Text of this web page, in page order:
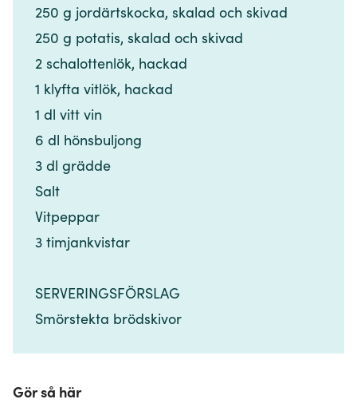
250 g jordärtskocka, skalad och skivad​​​​‌ ‍ ​‍​‍‌‍ ‌ ​‍‌‍‍‌‌‍‌ ‌‍‍‌‌‍ ‍​‍​‍​ ‍‍​‍​‍‌ ​ ‌‍​‌‌‍ ‍‌‍‍‌‌ ‌​‌ ‍‌​‍ ‍‌‍‍‌‌‍ ​‍​‍​‍ ​​‍​‍‌‍‍​‌ ​‍‌‍‌‌‌‍‌‍​‍​‍​ ‍‍​‍​‍‌‍‍​‌ ‌​‌ ‌​‌ ​​‌ ​ ​ ‍‍​‍ ​‍ ‌‍​ ‌‍ ‌‌ ​ ​‍ ‍‌‍​ ‌‍‌‌‌ ​‍‌ ‌‍‌‍‌‌‌ ​‍‌‍​‌​‍ ‍‌ ​ ‌‍‌‌​‍ ‌ ​​‌ ​‍‌‍ ‌‍‌​‌ ‌‌‌‍​ ‌ ‌​‌‍‍‌‌‍ ‌‍ ‍​‍ ‌‍‍‌‌‍ ‍‌ ‌​‌‍‌‌‌‍ ‍‌ ‌​​‍ ‌‍‌‌‌‍‌​‌‍‍‌‌ ‌​​‍ ‌‍ ‌‌‍ ‌‍‌​‌‍‌‌​ ‌‌ ​​‌ ​‍‌‍‌‌‌ ​ ‌‍‌‌‌‍ ‍‌ ‌​‌‍​‌‌ ‌​‌‍‍‌‌‍ ‌‍ ‍​ ‍ ‌‍‍‌‌‍‌​​ ‌‌‍​‌​ ‌​​ ​‌​ ​​‌‍‌‍‌‍‌​‌‍​‌​ ‌‍​‍ ‌​ ‍‌​ ​‌​ ‌​​ ‌‍​‍ ‌​ ‌​​ ‍‌​ ​‍​ ‌‌​‍ ‌‌‍​‌​ ​ ​ ‌‌​ ‍​​‍ ‌​ ‌‌​ ‍‌‌‍‌‍​ ‍​​ ‌​​ ​‍‌‍‌​​ ​​​ ‍‌​ ‌‍​ ​‍​ ‌‍​ ‍ ‌ ‌​‌ ‍‌‌ ​​‌‍‌‌​ ‌‌ ​​‌‍​‌‌‍‌ ‌‍‌‌​ ‍ ‌ ​​‌‍​‌‌ ‌​‌‍‍​​ ‌‌‍​‍‌‍ ​‌‍ ‌‍​ ‌‍‍ ‌ ​ ​‍‌‌​ ‌‌‌​​‍‌‌ ‌‍‍ ‌‍‌‌‌ ‍‌​‍‌‌​ ​ ‌​‌​​‍‌‌​ ​ ‌​‌​​‍‌‌​ ​‍​ ​‍‌‍​‍​ ‌‌​ ‌​​ ‌ ‌‍​ ​ ​ ​ ‍‌​ ‌ ​‍ ‌​ ​ ​ ​‌​ ‌ ​ ‌ ​‍ ‌​ ‌​‌‍​‍​ ​​‌‍‌​​‍ ‌‌‍​‍​ ‌​‌‍‌‌​ ‍‌​‍ ‌​ ​​‌‍​‌​ ‌‌​ ‌​​ ​​​ ‍‌​ ‍‌​ ​‌​ ‌‍‌‍​ ‌‍‌​​ ​‌​‍‌‌​ ​‍​ ​‍​‍‌‌​ ‌‌‌​‌​​‍ ‍‌‍​ ‌‍ ‌‍ ​‌ ‌‌‌‍ ‌‌‍ ‍‌ ​ ​‍‌‌​ ‌‌‌​​‍‌‌ ‌‍‍ ‌‍‌‌‌ ‍‌​‍‌‌​ ​ ‌​‌​​‍‌‌​ ​ ‌​‌​​‍‌‌​ ​‍​ ​‍‌‍​ ​ ​ ​ ‍​​ ​​​ ​‌​ ​‌​ ​‌‌‍‌‌‌‍​‍‌‍​‌‌‍‌​​ ​‌​‍‌‌​ ​‍​ ​‍​‍‌‌​ ‌‌‌​‌​​‍ ‍‌‍‍‌‌ ‌​‌‍‌‌‌‍ ‌‌ ​ ​‍‌‌​ ‌‌‌​​‍​ ​‍​‍‌‌​ ‌‌‌​‌​​ ‌‍​‍‌‍​‌‌ ​ ‌‍‌‌‌‌‌‌‌ ​‍‌‍ ​​ ‌‌‍‍​‌ ‌​‌ ‌​‌ ​​‌ ​ ​‍‌‌​ ​ ‌​​‌​‍‌‌​ ​‍‌​‌‍​‍‌‌​ ​‍‌​‌‍‌‍​ ‌‍ ‌‌ ​ ​‍ ‍‌‍​ ‌‍‌‌‌ ​‍‌ ‌‍‌‍‌‌‌ ​‍‌‍​‌​‍ ‍‌ ​ ‌‍‌‌​‍‌‍‌‍‍‌‌‍‌​​ ‌‌‍​‌​ ‌​​ ​‌​ ​​‌‍‌‍‌‍‌​‌‍​‌​ ‌‍​‍ ‌​ ‍‌​ ​‌​ ‌​​ ‌‍​‍ ‌​ ‌​​ ‍‌​ ​‍​ ‌‌​‍ ‌‌‍​‌​ ​ ​ ‌‌​ ‍​​‍ ‌​ ‌‌​ ‍‌‌‍‌‍​ ‍​​ ‌​​ ​‍‌‍‌​​ ​​​ ‍‌​ ‌‍​ ​‍​ ‌‍​‍‌‍‌ ‌​‌ ‍‌‌ ​​‌‍‌‌​ ‌‌ ​​‌‍​‌‌‍‌ ‌‍‌‌​‍‌‍‌ ​​‌‍​‌‌ ‌​‌‍‍​​ ‌‌‍​‍‌‍ ​‌‍ ‌‍​ ‌‍‍ ‌ ​ ​‍‌‌​ ‌‌‌​​‍‌‌ ‌‍‍ ‌‍‌‌‌ ‍‌​‍‌‌​ ​ ‌​‌​​‍‌‌​ ​ ‌​‌​​‍‌‌​ ​‍​ ​‍‌‍​‍​ ‌‌​ ‌​​ ‌ ‌‍​ ​ ​ ​ ‍‌​ ‌ ​‍ ‌​ ​ ​ ​‌​ ‌ ​ ‌ ​‍ ‌​ ‌​‌‍​‍​ ​​‌‍‌​​‍ ‌‌‍​‍​ ‌​‌‍‌‌​ ‍‌​‍ ‌​ ​​‌‍​‌​ ‌‌​ ‌​​ ​​​ ‍‌​ ‍‌​ ​‌​ ‌‍‌‍​ ‌‍‌​​ ​‌​‍‌‌​ ​‍​ ​‍​‍‌‌​ ‌‌‌​‌​​‍ ‍‌‍​ ‌‍ ‌‍ ​‌ ‌‌‌‍ ‌‌‍ ‍‌ ​ ​‍‌‌​ ‌‌‌​​‍‌‌ ‌‍‍ ‌‍‌‌‌ ‍‌​‍‌‌​ ​ ‌​‌​​‍‌‌​ ​ ‌​‌​​‍‌‌​ ​‍​ ​‍‌‍​ ​ ​ ​ ‍​​ ​​​ ​‌​ ​‌​ ​‌‌‍‌‌‌‍​‍‌‍​‌‌‍‌​​ ​‌​‍‌‌​ ​‍​ ​‍​‍‌‌​ ‌‌‌​‌​​‍ ‍‌‍‍‌‌ ‌​‌‍‌‌‌‍ ‌‌ ​ ​‍‌‌​ ‌‌‌​​‍​ ​‍​‍‌‌​ ‌‌‌​‌​​‍‌‍‌ ‌ ‌‍ ‌ ​‍‌‍‍ ‌ ​ ‌ ​​‌‍​‌‌‍​ ‌‍‌‌​ ‌‌ ​​‌ ​‍‌‍ ‌‍‌​‌ ‌‌‌‍​ ‌ ‌​‌‍‍‌‌‍ ‌‍ ‍​‍‌‍‌ ​​‌‍‌‌‌ ​‍‌ ​ ‌ ​​‌‍‌‌‌‍​ ‌ ‌​‌‍‍‌‌ ‌‍‌‍‌‌​ ‌‌ ​​‌ ‌‌‌‍​‍‌‍ ​‌‍‍‌‌ ​ ‌‍‍​‌‍‌‌‌‍‌​​‍​‍‌ ‌
250 g potatis, skalad och skivad​​​​‌ ‍ ​‍​‍‌‍ ‌ ​‍‌‍‍‌‌‍‌ ‌‍‍‌‌‍ ‍​‍​‍​ ‍‍​‍​‍‌ ​ ‌‍​‌‌‍ ‍‌‍‍‌‌ ‌​‌ ‍‌​‍ ‍‌‍‍‌‌‍ ​‍​‍​‍ ​​‍​‍‌‍‍​‌ ​‍‌‍‌‌‌‍‌‍​‍​‍​ ‍‍​‍​‍‌‍‍​‌ ‌​‌ ‌​‌ ​​‌ ​ ​ ‍‍​‍ ​‍ ‌‍​ ‌‍ ‌‌ ​ ​‍ ‍‌‍​ ‌‍‌‌‌ ​‍‌ ‌‍‌‍‌‌‌ ​‍‌‍​‌​‍ ‍‌ ​ ‌‍‌‌​‍ ‌ ​​‌ ​‍‌‍ ‌‍‌​‌ ‌‌‌‍​ ‌ ‌​‌‍‍‌‌‍ ‌‍ ‍​‍ ‌‍‍‌‌‍ ‍‌ ‌​‌‍‌‌‌‍ ‍‌ ‌​​‍ ‌‍‌‌‌‍‌​‌‍‍‌‌ ‌​​‍ ‌‍ ‌‌‍ ‌‍‌​‌‍‌‌​ ‌‌ ​​‌ ​‍‌‍‌‌‌ ​ ‌‍‌‌‌‍ ‍‌ ‌​‌‍​‌‌ ‌​‌‍‍‌‌‍ ‌‍ ‍​ ‍ ‌‍‍‌‌‍‌​​ ‌‌‍​‌​ ‌​​ ​‌​ ​​‌‍‌‍‌‍‌​‌‍​‌​ ‌‍​‍ ‌​ ‍‌​ ​‌​ ‌​​ ‌‍​‍ ‌​ ‌​​ ‍‌​ ​‍​ ‌‌​‍ ‌‌‍​‌​ ​ ​ ‌‌​ ‍​​‍ ‌​ ‌‌​ ‍‌‌‍‌‍​ ‍​​ ‌​​ ​‍‌‍‌​​ ​​​ ‍‌​ ‌‍​ ​‍​ ‌‍​ ‍ ‌ ‌​‌ ‍‌‌ ​​‌‍‌‌​ ‌‌ ​​‌‍​‌‌‍‌ ‌‍‌‌​ ‍ ‌ ​​‌‍​‌‌ ‌​‌‍‍​​ ‌‌‍​‍‌‍ ​‌‍ ‌‍​ ‌‍‍ ‌ ​ ​‍‌‌​ ‌‌‌​​‍‌‌ ‌‍‍ ‌‍‌‌‌ ‍‌​‍‌‌​ ​ ‌​‌​​‍‌‌​ ​ ‌​‌​​‍‌‌​ ​‍​ ​‍‌‍​‍​ ‌‌​ ‌​​ ‌ ‌‍​ ​ ​ ​ ‍‌​ ‌ ​‍ ‌​ ​ ​ ​‌​ ‌ ​ ‌ ​‍ ‌​ ‌​‌‍​‍​ ​​‌‍‌​​‍ ‌‌‍​‍​ ‌​‌‍‌‌​ ‍‌​‍ ‌​ ​​‌‍​‌​ ‌‌​ ‌​​ ​​​ ‍‌​ ‍‌​ ​‌​ ‌‍‌‍​ ‌‍‌​​ ​‌​‍‌‌​ ​‍​ ​‍​‍‌‌​ ‌‌‌​‌​​‍ ‍‌‍​ ‌‍ ‌‍ ​‌ ‌‌‌‍ ‌‌‍ ‍‌ ​ ​‍‌‌​ ‌‌‌​​‍‌‌ ‌‍‍ ‌‍‌‌‌ ‍‌​‍‌‌​ ​ ‌​‌​​‍‌‌​ ​ ‌​‌​​‍‌‌​ ​‍​ ​‍‌‍​ ​ ​ ​ ‍​​ ​​​ ​‌​ ​‌​ ​‌‌‍‌‌‌‍​‍‌‍​‌‌‍‌​​ ​‌​‍‌‌​ ​‍​ ​‍​‍‌‌​ ‌‌‌​‌​​‍ ‍‌‍‍‌‌ ‌​‌‍‌‌‌‍ ‌‌ ​ ​‍‌‌​ ‌‌‌​​‍​ ​ ​‍‌‌​ ‌‌‌​‌​​ ‌‍​‍‌‍​‌‌ ​ ‌‍‌‌‌‌‌‌‌ ​‍‌‍ ​​ ‌‌‍‍​‌ ‌​‌ ‌​‌ ​​‌ ​ ​‍‌‌​ ​ ‌​​‌​‍‌‌​ ​‍‌​‌‍​‍‌‌​ ​‍‌​‌‍‌‍​ ‌‍ ‌‌ ​ ​‍ ‍‌‍​ ‌‍‌‌‌ ​‍‌ ‌‍‌‍‌‌‌ ​‍‌‍​‌​‍ ‍‌ ​ ‌‍‌‌​‍‌‍‌‍‍‌‌‍‌​​ ‌‌‍​‌​ ‌​​ ​‌​ ​​‌‍‌‍‌‍‌​‌‍​‌​ ‌‍​‍ ‌​ ‍‌​ ​‌​ ‌​​ ‌‍​‍ ‌​ ‌​​ ‍‌​ ​‍​ ‌‌​‍ ‌‌‍​‌​ ​ ​ ‌‌​ ‍​​‍ ‌​ ‌‌​ ‍‌‌‍‌‍​ ‍​​ ‌​​ ​‍‌‍‌​​ ​​​ ‍‌​ ‌‍​ ​‍​ ‌‍​‍‌‍‌ ‌​‌ ‍‌‌ ​​‌‍‌‌​ ‌‌ ​​‌‍​‌‌‍‌ ‌‍‌‌​‍‌‍‌ ​​‌‍​‌‌ ‌​‌‍‍​​ ‌‌‍​‍‌‍ ​‌‍ ‌‍​ ‌‍‍ ‌ ​ ​‍‌‌​ ‌‌‌​​‍‌‌ ‌‍‍ ‌‍‌‌‌ ‍‌​‍‌‌​ ​ ‌​‌​​‍‌‌​ ​ ‌​‌​​‍‌‌​ ​‍​ ​‍‌‍​‍​ ‌‌​ ‌​​ ‌ ‌‍​ ​ ​ ​ ‍‌​ ‌ ​‍ ‌​ ​ ​ ​‌​ ‌ ​ ‌ ​‍ ‌​ ‌​‌‍​‍​ ​​‌‍‌​​‍ ‌‌‍​‍​ ‌​‌‍‌‌​ ‍‌​‍ ‌​ ​​‌‍​‌​ ‌‌​ ‌​​ ​​​ ‍‌​ ‍‌​ ​‌​ ‌‍‌‍​ ‌‍‌​​ ​‌​‍‌‌​ ​‍​ ​‍​‍‌‌​ ‌‌‌​‌​​‍ ‍‌‍​ ‌‍ ‌‍ ​‌ ‌‌‌‍ ‌‌‍ ‍‌ ​ ​‍‌‌​ ‌‌‌​​‍‌‌ ‌‍‍ ‌‍‌‌‌ ‍‌​‍‌‌​ ​ ‌​‌​​‍‌‌​ ​ ‌​‌​​‍‌‌​ ​‍​ ​‍‌‍​ ​ ​ ​ ‍​​ ​​​ ​‌​ ​‌​ ​‌‌‍‌‌‌‍​‍‌‍​‌‌‍‌​​ ​‌​‍‌‌​ ​‍​ ​‍​‍‌‌​ ‌‌‌​‌​​‍ ‍‌‍‍‌‌ ‌​‌‍‌‌‌‍ ‌‌ ​ ​‍‌‌​ ‌‌‌​​‍​ ​ ​‍‌‌​ ‌‌‌​‌​​‍‌‍‌ ‌ ‌‍ ‌ ​‍‌‍‍ ‌ ​ ‌ ​​‌‍​‌‌‍​ ‌‍‌‌​ ‌‌ ​​‌ ​‍‌‍ ‌‍‌​‌ ‌‌‌‍​ ‌ ‌​‌‍‍‌‌‍ ‌‍ ‍​‍‌‍‌ ​​‌‍‌‌‌ ​‍‌ ​ ‌ ​​‌‍‌‌‌‍​ ‌ ‌​‌‍‍‌‌ ‌‍‌‍‌‌​ ‌‌ ​​‌ ‌‌‌‍​‍‌‍ ​‌‍‍‌‌ ​ ‌‍‍​‌‍‌‌‌‍‌​​‍​‍‌ ‌
2 schalottenlök, hackad​​​​‌ ‍ ​‍​‍‌‍ ‌ ​‍‌‍‍‌‌‍‌ ‌‍‍‌‌‍ ‍​‍​‍​ ‍‍​‍​‍‌ ​ ‌‍​‌‌‍ ‍‌‍‍‌‌ ‌​‌ ‍‌​‍ ‍‌‍‍‌‌‍ ​‍​‍​‍ ​​‍​‍‌‍‍​‌ ​‍‌‍‌‌‌‍‌‍​‍​‍​ ‍‍​‍​‍‌‍‍​‌ ‌​‌ ‌​‌ ​​‌ ​ ​ ‍‍​‍ ​‍ ‌‍​ ‌‍ ‌‌ ​ ​‍ ‍‌‍​ ‌‍‌‌‌ ​‍‌ ‌‍‌‍‌‌‌ ​‍‌‍​‌​‍ ‍‌ ​ ‌‍‌‌​‍ ‌ ​​‌ ​‍‌‍ ‌‍‌​‌ ‌‌‌‍​ ‌ ‌​‌‍‍‌‌‍ ‌‍ ‍​‍ ‌‍‍‌‌‍ ‍‌ ‌​‌‍‌‌‌‍ ‍‌ ‌​​‍ ‌‍‌‌‌‍‌​‌‍‍‌‌ ‌​​‍ ‌‍ ‌‌‍ ‌‍‌​‌‍‌‌​ ‌‌ ​​‌ ​‍‌‍‌‌‌ ​ ‌‍‌‌‌‍ ‍‌ ‌​‌‍​‌‌ ‌​‌‍‍‌‌‍ ‌‍ ‍​ ‍ ‌‍‍‌‌‍‌​​ ‌‌‍​‌​ ‌​​ ​‌​ ​​‌‍‌‍‌‍‌​‌‍​‌​ ‌‍​‍ ‌​ ‍‌​ ​‌​ ‌​​ ‌‍​‍ ‌​ ‌​​ ‍‌​ ​‍​ ‌‌​‍ ‌‌‍​‌​ ​ ​ ‌‌​ ‍​​‍ ‌​ ‌‌​ ‍‌‌‍‌‍​ ‍​​ ‌​​ ​‍‌‍‌​​ ​​​ ‍‌​ ‌‍​ ​‍​ ‌‍​ ‍ ‌ ‌​‌ ‍‌‌ ​​‌‍‌‌​ ‌‌ ​​‌‍​‌‌‍‌ ‌‍‌‌​ ‍ ‌ ​​‌‍​‌‌ ‌​‌‍‍​​ ‌‌‍​‍‌‍ ​‌‍ ‌‍​ ‌‍‍ ‌ ​ ​‍‌‌​ ‌‌‌​​‍‌‌ ‌‍‍ ‌‍‌‌‌ ‍‌​‍‌‌​ ​ ‌​‌​​‍‌‌​ ​ ‌​‌​​‍‌‌​ ​‍​ ​‍‌‍​‍​ ‌‌​ ‌​​ ‌ ‌‍​ ​ ​ ​ ‍‌​ ‌ ​‍ ‌​ ​ ​ ​‌​ ‌ ​ ‌ ​‍ ‌​ ‌​‌‍​‍​ ​​‌‍‌​​‍ ‌‌‍​‍​ ‌​‌‍‌‌​ ‍‌​‍ ‌​ ​​‌‍​‌​ ‌‌​ ‌​​ ​​​ ‍‌​ ‍‌​ ​‌​ ‌‍‌‍​ ‌‍‌​​ ​‌​‍‌‌​ ​‍​ ​‍​‍‌‌​ ‌‌‌​‌​​‍ ‍‌‍​ ‌‍ ‌‍ ​‌ ‌‌‌‍ ‌‌‍ ‍‌ ​ ​‍‌‌​ ‌‌‌​​‍‌‌ ‌‍‍ ‌‍‌‌‌ ‍‌​‍‌‌​ ​ ‌​‌​​‍‌‌​ ​ ‌​‌​​‍‌‌​ ​‍​ ​‍‌‍​ ​ ​ ​ ‍​​ ​​​ ​‌​ ​‌​ ​‌‌‍‌‌‌‍​‍‌‍​‌‌‍‌​​ ​‌​‍‌‌​ ​‍​ ​‍​‍‌‌​ ‌‌‌​‌​​‍ ‍‌‍‍‌‌ ‌​‌‍‌‌‌‍ ‌‌ ​ ​‍‌‌​ ‌‌‌​​‍​ ‌​​‍‌‌​ ‌‌‌​‌​​ ‌‍​‍‌‍​‌‌ ​ ‌‍‌‌‌‌‌‌‌ ​‍‌‍ ​​ ‌‌‍‍​‌ ‌​‌ ‌​‌ ​​‌ ​ ​‍‌‌​ ​ ‌​​‌​‍‌‌​ ​‍‌​‌‍​‍‌‌​ ​‍‌​‌‍‌‍​ ‌‍ ‌‌ ​ ​‍ ‍‌‍​ ‌‍‌‌‌ ​‍‌ ‌‍‌‍‌‌‌ ​‍‌‍​‌​‍ ‍‌ ​ ‌‍‌‌​‍‌‍‌‍‍‌‌‍‌​​ ‌‌‍​‌​ ‌​​ ​‌​ ​​‌‍‌‍‌‍‌​‌‍​‌​ ‌‍​‍ ‌​ ‍‌​ ​‌​ ‌​​ ‌‍​‍ ‌​ ‌​​ ‍‌​ ​‍​ ‌‌​‍ ‌‌‍​‌​ ​ ​ ‌‌​ ‍​​‍ ‌​ ‌‌​ ‍‌‌‍‌‍​ ‍​​ ‌​​ ​‍‌‍‌​​ ​​​ ‍‌​ ‌‍​ ​‍​ ‌‍​‍‌‍‌ ‌​‌ ‍‌‌ ​​‌‍‌‌​ ‌‌ ​​‌‍​‌‌‍‌ ‌‍‌‌​‍‌‍‌ ​​‌‍​‌‌ ‌​‌‍‍​​ ‌‌‍​‍‌‍ ​‌‍ ‌‍​ ‌‍‍ ‌ ​ ​‍‌‌​ ‌‌‌​​‍‌‌ ‌‍‍ ‌‍‌‌‌ ‍‌​‍‌‌​ ​ ‌​‌​​‍‌‌​ ​ ‌​‌​​‍‌‌​ ​‍​ ​‍‌‍​‍​ ‌‌​ ‌​​ ‌ ‌‍​ ​ ​ ​ ‍‌​ ‌ ​‍ ‌​ ​ ​ ​‌​ ‌ ​ ‌ ​‍ ‌​ ‌​‌‍​‍​ ​​‌‍‌​​‍ ‌‌‍​‍​ ‌​‌‍‌‌​ ‍‌​‍ ‌​ ​​‌‍​‌​ ‌‌​ ‌​​ ​​​ ‍‌​ ‍‌​ ​‌​ ‌‍‌‍​ ‌‍‌​​ ​‌​‍‌‌​ ​‍​ ​‍​‍‌‌​ ‌‌‌​‌​​‍ ‍‌‍​ ‌‍ ‌‍ ​‌ ‌‌‌‍ ‌‌‍ ‍‌ ​ ​‍‌‌​ ‌‌‌​​‍‌‌ ‌‍‍ ‌‍‌‌‌ ‍‌​‍‌‌​ ​ ‌​‌​​‍‌‌​ ​ ‌​‌​​‍‌‌​ ​‍​ ​‍‌‍​ ​ ​ ​ ‍​​ ​​​ ​‌​ ​‌​ ​‌‌‍‌‌‌‍​‍‌‍​‌‌‍‌​​ ​‌​‍‌‌​ ​‍​ ​‍​‍‌‌​ ‌‌‌​‌​​‍ ‍‌‍‍‌‌ ‌​‌‍‌‌‌‍ ‌‌ ​ ​‍‌‌​ ‌‌‌​​‍​ ‌​​‍‌‌​ ‌‌‌​‌​​‍‌‍‌ ‌ ‌‍ ‌ ​‍‌‍‍ ‌ ​ ‌ ​​‌‍​‌‌‍​ ‌‍‌‌​ ‌‌ ​​‌ ​‍‌‍ ‌‍‌​‌ ‌‌‌‍​ ‌ ‌​‌‍‍‌‌‍ ‌‍ ‍​‍‌‍‌ ​​‌‍‌‌‌ ​‍‌ ​ ‌ ​​‌‍‌‌‌‍​ ‌ ‌​‌‍‍‌‌ ‌‍‌‍‌‌​ ‌‌ ​​‌ ‌‌‌‍​‍‌‍ ​‌‍‍‌‌ ​ ‌‍‍​‌‍‌‌‌‍‌​​‍​‍‌ ‌
1 klyfta vitlök, hackad​​​​‌ ‍ ​‍​‍‌‍ ‌ ​‍‌‍‍‌‌‍‌ ‌‍‍‌‌‍ ‍​‍​‍​ ‍‍​‍​‍‌ ​ ‌‍​‌‌‍ ‍‌‍‍‌‌ ‌​‌ ‍‌​‍ ‍‌‍‍‌‌‍ ​‍​‍​‍ ​​‍​‍‌‍‍​‌ ​‍‌‍‌‌‌‍‌‍​‍​‍​ ‍‍​‍​‍‌‍‍​‌ ‌​‌ ‌​‌ ​​‌ ​ ​ ‍‍​‍ ​‍ ‌‍​ ‌‍ ‌‌ ​ ​‍ ‍‌‍​ ‌‍‌‌‌ ​‍‌ ‌‍‌‍‌‌‌ ​‍‌‍​‌​‍ ‍‌ ​ ‌‍‌‌​‍ ‌ ​​‌ ​‍‌‍ ‌‍‌​‌ ‌‌‌‍​ ‌ ‌​‌‍‍‌‌‍ ‌‍ ‍​‍ ‌‍‍‌‌‍ ‍‌ ‌​‌‍‌‌‌‍ ‍‌ ‌​​‍ ‌‍‌‌‌‍‌​‌‍‍‌‌ ‌​​‍ ‌‍ ‌‌‍ ‌‍‌​‌‍‌‌​ ‌‌ ​​‌ ​‍‌‍‌‌‌ ​ ‌‍‌‌‌‍ ‍‌ ‌​‌‍​‌‌ ‌​‌‍‍‌‌‍ ‌‍ ‍​ ‍ ‌‍‍‌‌‍‌​​ ‌‌‍​‌​ ‌​​ ​‌​ ​​‌‍‌‍‌‍‌​‌‍​‌​ ‌‍​‍ ‌​ ‍‌​ ​‌​ ‌​​ ‌‍​‍ ‌​ ‌​​ ‍‌​ ​‍​ ‌‌​‍ ‌‌‍​‌​ ​ ​ ‌‌​ ‍​​‍ ‌​ ‌‌​ ‍‌‌‍‌‍​ ‍​​ ‌​​ ​‍‌‍‌​​ ​​​ ‍‌​ ‌‍​ ​‍​ ‌‍​ ‍ ‌ ‌​‌ ‍‌‌ ​​‌‍‌‌​ ‌‌ ​​‌‍​‌‌‍‌ ‌‍‌‌​ ‍ ‌ ​​‌‍​‌‌ ‌​‌‍‍​​ ‌‌‍​‍‌‍ ​‌‍ ‌‍​ ‌‍‍ ‌ ​ ​‍‌‌​ ‌‌‌​​‍‌‌ ‌‍‍ ‌‍‌‌‌ ‍‌​‍‌‌​ ​ ‌​‌​​‍‌‌​ ​ ‌​‌​​‍‌‌​ ​‍​ ​‍‌‍​‍​ ‌‌​ ‌​​ ‌ ‌‍​ ​ ​ ​ ‍‌​ ‌ ​‍ ‌​ ​ ​ ​‌​ ‌ ​ ‌ ​‍ ‌​ ‌​‌‍​‍​ ​​‌‍‌​​‍ ‌‌‍​‍​ ‌​‌‍‌‌​ ‍‌​‍ ‌​ ​​‌‍​‌​ ‌‌​ ‌​​ ​​​ ‍‌​ ‍‌​ ​‌​ ‌‍‌‍​ ‌‍‌​​ ​‌​‍‌‌​ ​‍​ ​‍​‍‌‌​ ‌‌‌​‌​​‍ ‍‌‍​ ‌‍ ‌‍ ​‌ ‌‌‌‍ ‌‌‍ ‍‌ ​ ​‍‌‌​ ‌‌‌​​‍‌‌ ‌‍‍ ‌‍‌‌‌ ‍‌​‍‌‌​ ​ ‌​‌​​‍‌‌​ ​ ‌​‌​​‍‌‌​ ​‍​ ​‍‌‍​ ​ ​ ​ ‍​​ ​​​ ​‌​ ​‌​ ​‌‌‍‌‌‌‍​‍‌‍​‌‌‍‌​​ ​‌​‍‌‌​ ​‍​ ​‍​‍‌‌​ ‌‌‌​‌​​‍ ‍‌‍‍‌‌ ‌​‌‍‌‌‌‍ ‌‌ ​ ​‍‌‌​ ‌‌‌​​‍​ ‌‌​‍‌‌​ ‌‌‌​‌​​ ‌‍​‍‌‍​‌‌ ​ ‌‍‌‌‌‌‌‌‌ ​‍‌‍ ​​ ‌‌‍‍​‌ ‌​‌ ‌​‌ ​​‌ ​ ​‍‌‌​ ​ ‌​​‌​‍‌‌​ ​‍‌​‌‍​‍‌‌​ ​‍‌​‌‍‌‍​ ‌‍ ‌‌ ​ ​‍ ‍‌‍​ ‌‍‌‌‌ ​‍‌ ‌‍‌‍‌‌‌ ​‍‌‍​‌​‍ ‍‌ ​ ‌‍‌‌​‍‌‍‌‍‍‌‌‍‌​​ ‌‌‍​‌​ ‌​​ ​‌​ ​​‌‍‌‍‌‍‌​‌‍​‌​ ‌‍​‍ ‌​ ‍‌​ ​‌​ ‌​​ ‌‍​‍ ‌​ ‌​​ ‍‌​ ​‍​ ‌‌​‍ ‌‌‍​‌​ ​ ​ ‌‌​ ‍​​‍ ‌​ ‌‌​ ‍‌‌‍‌‍​ ‍​​ ‌​​ ​‍‌‍‌​​ ​​​ ‍‌​ ‌‍​ ​‍​ ‌‍​‍‌‍‌ ‌​‌ ‍‌‌ ​​‌‍‌‌​ ‌‌ ​​‌‍​‌‌‍‌ ‌‍‌‌​‍‌‍‌ ​​‌‍​‌‌ ‌​‌‍‍​​ ‌‌‍​‍‌‍ ​‌‍ ‌‍​ ‌‍‍ ‌ ​ ​‍‌‌​ ‌‌‌​​‍‌‌ ‌‍‍ ‌‍‌‌‌ ‍‌​‍‌‌​ ​ ‌​‌​​‍‌‌​ ​ ‌​‌​​‍‌‌​ ​‍​ ​‍‌‍​‍​ ‌‌​ ‌​​ ‌ ‌‍​ ​ ​ ​ ‍‌​ ‌ ​‍ ‌​ ​ ​ ​‌​ ‌ ​ ‌ ​‍ ‌​ ‌​‌‍​‍​ ​​‌‍‌​​‍ ‌‌‍​‍​ ‌​‌‍‌‌​ ‍‌​‍ ‌​ ​​‌‍​‌​ ‌‌​ ‌​​ ​​​ ‍‌​ ‍‌​ ​‌​ ‌‍‌‍​ ‌‍‌​​ ​‌​‍‌‌​ ​‍​ ​‍​‍‌‌​ ‌‌‌​‌​​‍ ‍‌‍​ ‌‍ ‌‍ ​‌ ‌‌‌‍ ‌‌‍ ‍‌ ​ ​‍‌‌​ ‌‌‌​​‍‌‌ ‌‍‍ ‌‍‌‌‌ ‍‌​‍‌‌​ ​ ‌​‌​​‍‌‌​ ​ ‌​‌​​‍‌‌​ ​‍​ ​‍‌‍​ ​ ​ ​ ‍​​ ​​​ ​‌​ ​‌​ ​‌‌‍‌‌‌‍​‍‌‍​‌‌‍‌​​ ​‌​‍‌‌​ ​‍​ ​‍​‍‌‌​ ‌‌‌​‌​​‍ ‍‌‍‍‌‌ ‌​‌‍‌‌‌‍ ‌‌ ​ ​‍‌‌​ ‌‌‌​​‍​ ‌‌​‍‌‌​ ‌‌‌​‌​​‍‌‍‌ ‌ ‌‍ ‌ ​‍‌‍‍ ‌ ​ ‌ ​​‌‍​‌‌‍​ ‌‍‌‌​ ‌‌ ​​‌ ​‍‌‍ ‌‍‌​‌ ‌‌‌‍​ ‌ ‌​‌‍‍‌‌‍ ‌‍ ‍​‍‌‍‌ ​​‌‍‌‌‌ ​‍‌ ​ ‌ ​​‌‍‌‌‌‍​ ‌ ‌​‌‍‍‌‌ ‌‍‌‍‌‌​ ‌‌ ​​‌ ‌‌‌‍​‍‌‍ ​‌‍‍‌‌ ​ ‌‍‍​‌‍‌‌‌‍‌​​‍​‍‌ ‌
1 dl vitt vin​​​​‌ ‍ ​‍​‍‌‍ ‌ ​‍‌‍‍‌‌‍‌ ‌‍‍‌‌‍ ‍​‍​‍​ ‍‍​‍​‍‌ ​ ‌‍​‌‌‍ ‍‌‍‍‌‌ ‌​‌ ‍‌​‍ ‍‌‍‍‌‌‍ ​‍​‍​‍ ​​‍​‍‌‍‍​‌ ​‍‌‍‌‌‌‍‌‍​‍​‍​ ‍‍​‍​‍‌‍‍​‌ ‌​‌ ‌​‌ ​​‌ ​ ​ ‍‍​‍ ​‍ ‌‍​ ‌‍ ‌‌ ​ ​‍ ‍‌‍​ ‌‍‌‌‌ ​‍‌ ‌‍‌‍‌‌‌ ​‍‌‍​‌​‍ ‍‌ ​ ‌‍‌‌​‍ ‌ ​​‌ ​‍‌‍ ‌‍‌​‌ ‌‌‌‍​ ‌ ‌​‌‍‍‌‌‍ ‌‍ ‍​‍ ‌‍‍‌‌‍ ‍‌ ‌​‌‍‌‌‌‍ ‍‌ ‌​​‍ ‌‍‌‌‌‍‌​‌‍‍‌‌ ‌​​‍ ‌‍ ‌‌‍ ‌‍‌​‌‍‌‌​ ‌‌ ​​‌ ​‍‌‍‌‌‌ ​ ‌‍‌‌‌‍ ‍‌ ‌​‌‍​‌‌ ‌​‌‍‍‌‌‍ ‌‍ ‍​ ‍ ‌‍‍‌‌‍‌​​ ‌‌‍​‌​ ‌​​ ​‌​ ​​‌‍‌‍‌‍‌​‌‍​‌​ ‌‍​‍ ‌​ ‍‌​ ​‌​ ‌​​ ‌‍​‍ ‌​ ‌​​ ‍‌​ ​‍​ ‌‌​‍ ‌‌‍​‌​ ​ ​ ‌‌​ ‍​​‍ ‌​ ‌‌​ ‍‌‌‍‌‍​ ‍​​ ‌​​ ​‍‌‍‌​​ ​​​ ‍‌​ ‌‍​ ​‍​ ‌‍​ ‍ ‌ ‌​‌ ‍‌‌ ​​‌‍‌‌​ ‌‌ ​​‌‍​‌‌‍‌ ‌‍‌‌​ ‍ ‌ ​​‌‍​‌‌ ‌​‌‍‍​​ ‌‌‍​‍‌‍ ​‌‍ ‌‍​ ‌‍‍ ‌ ​ ​‍‌‌​ ‌‌‌​​‍‌‌ ‌‍‍ ‌‍‌‌‌ ‍‌​‍‌‌​ ​ ‌​‌​​‍‌‌​ ​ ‌​‌​​‍‌‌​ ​‍​ ​‍‌‍​‍​ ‌‌​ ‌​​ ‌ ‌‍​ ​ ​ ​ ‍‌​ ‌ ​‍ ‌​ ​ ​ ​‌​ ‌ ​ ‌ ​‍ ‌​ ‌​‌‍​‍​ ​​‌‍‌​​‍ ‌‌‍​‍​ ‌​‌‍‌‌​ ‍‌​‍ ‌​ ​​‌‍​‌​ ‌‌​ ‌​​ ​​​ ‍‌​ ‍‌​ ​‌​ ‌‍‌‍​ ‌‍‌​​ ​‌​‍‌‌​ ​‍​ ​‍​‍‌‌​ ‌‌‌​‌​​‍ ‍‌‍​ ‌‍ ‌‍ ​‌ ‌‌‌‍ ‌‌‍ ‍‌ ​ ​‍‌‌​ ‌‌‌​​‍‌‌ ‌‍‍ ‌‍‌‌‌ ‍‌​‍‌‌​ ​ ‌​‌​​‍‌‌​ ​ ‌​‌​​‍‌‌​ ​‍​ ​‍‌‍​ ​ ​ ​ ‍​​ ​​​ ​‌​ ​‌​ ​‌‌‍‌‌‌‍​‍‌‍​‌‌‍‌​​ ​‌​‍‌‌​ ​‍​ ​‍​‍‌‌​ ‌‌‌​‌​​‍ ‍‌‍‍‌‌ ‌​‌‍‌‌‌‍ ‌‌ ​ ​‍‌‌​ ‌‌‌​​‍​ ‌‍​‍‌‌​ ‌‌‌​‌​​ ‌‍​‍‌‍​‌‌ ​ ‌‍‌‌‌‌‌‌‌ ​‍‌‍ ​​ ‌‌‍‍​‌ ‌​‌ ‌​‌ ​​‌ ​ ​‍‌‌​ ​ ‌​​‌​‍‌‌​ ​‍‌​‌‍​‍‌‌​ ​‍‌​‌‍‌‍​ ‌‍ ‌‌ ​ ​‍ ‍‌‍​ ‌‍‌‌‌ ​‍‌ ‌‍‌‍‌‌‌ ​‍‌‍​‌​‍ ‍‌ ​ ‌‍‌‌​‍‌‍‌‍‍‌‌‍‌​​ ‌‌‍​‌​ ‌​​ ​‌​ ​​‌‍‌‍‌‍‌​‌‍​‌​ ‌‍​‍ ‌​ ‍‌​ ​‌​ ‌​​ ‌‍​‍ ‌​ ‌​​ ‍‌​ ​‍​ ‌‌​‍ ‌‌‍​‌​ ​ ​ ‌‌​ ‍​​‍ ‌​ ‌‌​ ‍‌‌‍‌‍​ ‍​​ ‌​​ ​‍‌‍‌​​ ​​​ ‍‌​ ‌‍​ ​‍​ ‌‍​‍‌‍‌ ‌​‌ ‍‌‌ ​​‌‍‌‌​ ‌‌ ​​‌‍​‌‌‍‌ ‌‍‌‌​‍‌‍‌ ​​‌‍​‌‌ ‌​‌‍‍​​ ‌‌‍​‍‌‍ ​‌‍ ‌‍​ ‌‍‍ ‌ ​ ​‍‌‌​ ‌‌‌​​‍‌‌ ‌‍‍ ‌‍‌‌‌ ‍‌​‍‌‌​ ​ ‌​‌​​‍‌‌​ ​ ‌​‌​​‍‌‌​ ​‍​ ​‍‌‍​‍​ ‌‌​ ‌​​ ‌ ‌‍​ ​ ​ ​ ‍‌​ ‌ ​‍ ‌​ ​ ​ ​‌​ ‌ ​ ‌ ​‍ ‌​ ‌​‌‍​‍​ ​​‌‍‌​​‍ ‌‌‍​‍​ ‌​‌‍‌‌​ ‍‌​‍ ‌​ ​​‌‍​‌​ ‌‌​ ‌​​ ​​​ ‍‌​ ‍‌​ ​‌​ ‌‍‌‍​ ‌‍‌​​ ​‌​‍‌‌​ ​‍​ ​‍​‍‌‌​ ‌‌‌​‌​​‍ ‍‌‍​ ‌‍ ‌‍ ​‌ ‌‌‌‍ ‌‌‍ ‍‌ ​ ​‍‌‌​ ‌‌‌​​‍‌‌ ‌‍‍ ‌‍‌‌‌ ‍‌​‍‌‌​ ​ ‌​‌​​‍‌‌​ ​ ‌​‌​​‍‌‌​ ​‍​ ​‍‌‍​ ​ ​ ​ ‍​​ ​​​ ​‌​ ​‌​ ​‌‌‍‌‌‌‍​‍‌‍​‌‌‍‌​​ ​‌​‍‌‌​ ​‍​ ​‍​‍‌‌​ ‌‌‌​‌​​‍ ‍‌‍‍‌‌ ‌​‌‍‌‌‌‍ ‌‌ ​ ​‍‌‌​ ‌‌‌​​‍​ ‌‍​‍‌‌​ ‌‌‌​‌​​‍‌‍‌ ‌ ‌‍ ‌ ​‍‌‍‍ ‌ ​ ‌ ​​‌‍​‌‌‍​ ‌‍‌‌​ ‌‌ ​​‌ ​‍‌‍ ‌‍‌​‌ ‌‌‌‍​ ‌ ‌​‌‍‍‌‌‍ ‌‍ ‍​‍‌‍‌ ​​‌‍‌‌‌ ​‍‌ ​ ‌ ​​‌‍‌‌‌‍​ ‌ ‌​‌‍‍‌‌ ‌‍‌‍‌‌​ ‌‌ ​​‌ ‌‌‌‍​‍‌‍ ​‌‍‍‌‌ ​ ‌‍‍​‌‍‌‌‌‍‌​​‍​‍‌ ‌
6 dl hönsbuljong​​​​‌ ‍ ​‍​‍‌‍ ‌ ​‍‌‍‍‌‌‍‌ ‌‍‍‌‌‍ ‍​‍​‍​ ‍‍​‍​‍‌ ​ ‌‍​‌‌‍ ‍‌‍‍‌‌ ‌​‌ ‍‌​‍ ‍‌‍‍‌‌‍ ​‍​‍​‍ ​​‍​‍‌‍‍​‌ ​‍‌‍‌‌‌‍‌‍​‍​‍​ ‍‍​‍​‍‌‍‍​‌ ‌​‌ ‌​‌ ​​‌ ​ ​ ‍‍​‍ ​‍ ‌‍​ ‌‍ ‌‌ ​ ​‍ ‍‌‍​ ‌‍‌‌‌ ​‍‌ ‌‍‌‍‌‌‌ ​‍‌‍​‌​‍ ‍‌ ​ ‌‍‌‌​‍ ‌ ​​‌ ​‍‌‍ ‌‍‌​‌ ‌‌‌‍​ ‌ ‌​‌‍‍‌‌‍ ‌‍ ‍​‍ ‌‍‍‌‌‍ ‍‌ ‌​‌‍‌‌‌‍ ‍‌ ‌​​‍ ‌‍‌‌‌‍‌​‌‍‍‌‌ ‌​​‍ ‌‍ ‌‌‍ ‌‍‌​‌‍‌‌​ ‌‌ ​​‌ ​‍‌‍‌‌‌ ​ ‌‍‌‌‌‍ ‍‌ ‌​‌‍​‌‌ ‌​‌‍‍‌‌‍ ‌‍ ‍​ ‍ ‌‍‍‌‌‍‌​​ ‌‌‍​‌​ ‌​​ ​‌​ ​​‌‍‌‍‌‍‌​‌‍​‌​ ‌‍​‍ ‌​ ‍‌​ ​‌​ ‌​​ ‌‍​‍ ‌​ ‌​​ ‍‌​ ​‍​ ‌‌​‍ ‌‌‍​‌​ ​ ​ ‌‌​ ‍​​‍ ‌​ ‌‌​ ‍‌‌‍‌‍​ ‍​​ ‌​​ ​‍‌‍‌​​ ​​​ ‍‌​ ‌‍​ ​‍​ ‌‍​ ‍ ‌ ‌​‌ ‍‌‌ ​​‌‍‌‌​ ‌‌ ​​‌‍​‌‌‍‌ ‌‍‌‌​ ‍ ‌ ​​‌‍​‌‌ ‌​‌‍‍​​ ‌‌‍​‍‌‍ ​‌‍ ‌‍​ ‌‍‍ ‌ ​ ​‍‌‌​ ‌‌‌​​‍‌‌ ‌‍‍ ‌‍‌‌‌ ‍‌​‍‌‌​ ​ ‌​‌​​‍‌‌​ ​ ‌​‌​​‍‌‌​ ​‍​ ​‍‌‍​‍​ ‌‌​ ‌​​ ‌ ‌‍​ ​ ​ ​ ‍‌​ ‌ ​‍ ‌​ ​ ​ ​‌​ ‌ ​ ‌ ​‍ ‌​ ‌​‌‍​‍​ ​​‌‍‌​​‍ ‌‌‍​‍​ ‌​‌‍‌‌​ ‍‌​‍ ‌​ ​​‌‍​‌​ ‌‌​ ‌​​ ​​​ ‍‌​ ‍‌​ ​‌​ ‌‍‌‍​ ‌‍‌​​ ​‌​‍‌‌​ ​‍​ ​‍​‍‌‌​ ‌‌‌​‌​​‍ ‍‌‍​ ‌‍ ‌‍ ​‌ ‌‌‌‍ ‌‌‍ ‍‌ ​ ​‍‌‌​ ‌‌‌​​‍‌‌ ‌‍‍ ‌‍‌‌‌ ‍‌​‍‌‌​ ​ ‌​‌​​‍‌‌​ ​ ‌​‌​​‍‌‌​ ​‍​ ​‍‌‍​ ​ ​ ​ ‍​​ ​​​ ​‌​ ​‌​ ​‌‌‍‌‌‌‍​‍‌‍​‌‌‍‌​​ ​‌​‍‌‌​ ​‍​ ​‍​‍‌‌​ ‌‌‌​‌​​‍ ‍‌‍‍‌‌ ‌​‌‍‌‌‌‍ ‌‌ ​ ​‍‌‌​ ‌‌‌​​‍​ ‌ ​‍‌‌​ ‌‌‌​‌​​ ‌‍​‍‌‍​‌‌ ​ ‌‍‌‌‌‌‌‌‌ ​‍‌‍ ​​ ‌‌‍‍​‌ ‌​‌ ‌​‌ ​​‌ ​ ​‍‌‌​ ​ ‌​​‌​‍‌‌​ ​‍‌​‌‍​‍‌‌​ ​‍‌​‌‍‌‍​ ‌‍ ‌‌ ​ ​‍ ‍‌‍​ ‌‍‌‌‌ ​‍‌ ‌‍‌‍‌‌‌ ​‍‌‍​‌​‍ ‍‌ ​ ‌‍‌‌​‍‌‍‌‍‍‌‌‍‌​​ ‌‌‍​‌​ ‌​​ ​‌​ ​​‌‍‌‍‌‍‌​‌‍​‌​ ‌‍​‍ ‌​ ‍‌​ ​‌​ ‌​​ ‌‍​‍ ‌​ ‌​​ ‍‌​ ​‍​ ‌‌​‍ ‌‌‍​‌​ ​ ​ ‌‌​ ‍​​‍ ‌​ ‌‌​ ‍‌‌‍‌‍​ ‍​​ ‌​​ ​‍‌‍‌​​ ​​​ ‍‌​ ‌‍​ ​‍​ ‌‍​‍‌‍‌ ‌​‌ ‍‌‌ ​​‌‍‌‌​ ‌‌ ​​‌‍​‌‌‍‌ ‌‍‌‌​‍‌‍‌ ​​‌‍​‌‌ ‌​‌‍‍​​ ‌‌‍​‍‌‍ ​‌‍ ‌‍​ ‌‍‍ ‌ ​ ​‍‌‌​ ‌‌‌​​‍‌‌ ‌‍‍ ‌‍‌‌‌ ‍‌​‍‌‌​ ​ ‌​‌​​‍‌‌​ ​ ‌​‌​​‍‌‌​ ​‍​ ​‍‌‍​‍​ ‌‌​ ‌​​ ‌ ‌‍​ ​ ​ ​ ‍‌​ ‌ ​‍ ‌​ ​ ​ ​‌​ ‌ ​ ‌ ​‍ ‌​ ‌​‌‍​‍​ ​​‌‍‌​​‍ ‌‌‍​‍​ ‌​‌‍‌‌​ ‍‌​‍ ‌​ ​​‌‍​‌​ ‌‌​ ‌​​ ​​​ ‍‌​ ‍‌​ ​‌​ ‌‍‌‍​ ‌‍‌​​ ​‌​‍‌‌​ ​‍​ ​‍​‍‌‌​ ‌‌‌​‌​​‍ ‍‌‍​ ‌‍ ‌‍ ​‌ ‌‌‌‍ ‌‌‍ ‍‌ ​ ​‍‌‌​ ‌‌‌​​‍‌‌ ‌‍‍ ‌‍‌‌‌ ‍‌​‍‌‌​ ​ ‌​‌​​‍‌‌​ ​ ‌​‌​​‍‌‌​ ​‍​ ​‍‌‍​ ​ ​ ​ ‍​​ ​​​ ​‌​ ​‌​ ​‌‌‍‌‌‌‍​‍‌‍​‌‌‍‌​​ ​‌​‍‌‌​ ​‍​ ​‍​‍‌‌​ ‌‌‌​‌​​‍ ‍‌‍‍‌‌ ‌​‌‍‌‌‌‍ ‌‌ ​ ​‍‌‌​ ‌‌‌​​‍​ ‌ ​‍‌‌​ ‌‌‌​‌​​‍‌‍‌ ‌ ‌‍ ‌ ​‍‌‍‍ ‌ ​ ‌ ​​‌‍​‌‌‍​ ‌‍‌‌​ ‌‌ ​​‌ ​‍‌‍ ‌‍‌​‌ ‌‌‌‍​ ‌ ‌​‌‍‍‌‌‍ ‌‍ ‍​‍‌‍‌ ​​‌‍‌‌‌ ​‍‌ ​ ‌ ​​‌‍‌‌‌‍​ ‌ ‌​‌‍‍‌‌ ‌‍‌‍‌‌​ ‌‌ ​​‌ ‌‌‌‍​‍‌‍ ​‌‍‍‌‌ ​ ‌‍‍​‌‍‌‌‌‍‌​​‍​‍‌ ‌
3 dl grädde​​​​‌ ‍ ​‍​‍‌‍ ‌ ​‍‌‍‍‌‌‍‌ ‌‍‍‌‌‍ ‍​‍​‍​ ‍‍​‍​‍‌ ​ ‌‍​‌‌‍ ‍‌‍‍‌‌ ‌​‌ ‍‌​‍ ‍‌‍‍‌‌‍ ​‍​‍​‍ ​​‍​‍‌‍‍​‌ ​‍‌‍‌‌‌‍‌‍​‍​‍​ ‍‍​‍​‍‌‍‍​‌ ‌​‌ ‌​‌ ​​‌ ​ ​ ‍‍​‍ ​‍ ‌‍​ ‌‍ ‌‌ ​ ​‍ ‍‌‍​ ‌‍‌‌‌ ​‍‌ ‌‍‌‍‌‌‌ ​‍‌‍​‌​‍ ‍‌ ​ ‌‍‌‌​‍ ‌ ​​‌ ​‍‌‍ ‌‍‌​‌ ‌‌‌‍​ ‌ ‌​‌‍‍‌‌‍ ‌‍ ‍​‍ ‌‍‍‌‌‍ ‍‌ ‌​‌‍‌‌‌‍ ‍‌ ‌​​‍ ‌‍‌‌‌‍‌​‌‍‍‌‌ ‌​​‍ ‌‍ ‌‌‍ ‌‍‌​‌‍‌‌​ ‌‌ ​​‌ ​‍‌‍‌‌‌ ​ ‌‍‌‌‌‍ ‍‌ ‌​‌‍​‌‌ ‌​‌‍‍‌‌‍ ‌‍ ‍​ ‍ ‌‍‍‌‌‍‌​​ ‌‌‍​‌​ ‌​​ ​‌​ ​​‌‍‌‍‌‍‌​‌‍​‌​ ‌‍​‍ ‌​ ‍‌​ ​‌​ ‌​​ ‌‍​‍ ‌​ ‌​​ ‍‌​ ​‍​ ‌‌​‍ ‌‌‍​‌​ ​ ​ ‌‌​ ‍​​‍ ‌​ ‌‌​ ‍‌‌‍‌‍​ ‍​​ ‌​​ ​‍‌‍‌​​ ​​​ ‍‌​ ‌‍​ ​‍​ ‌‍​ ‍ ‌ ‌​‌ ‍‌‌ ​​‌‍‌‌​ ‌‌ ​​‌‍​‌‌‍‌ ‌‍‌‌​ ‍ ‌ ​​‌‍​‌‌ ‌​‌‍‍​​ ‌‌‍​‍‌‍ ​‌‍ ‌‍​ ‌‍‍ ‌ ​ ​‍‌‌​ ‌‌‌​​‍‌‌ ‌‍‍ ‌‍‌‌‌ ‍‌​‍‌‌​ ​ ‌​‌​​‍‌‌​ ​ ‌​‌​​‍‌‌​ ​‍​ ​‍‌‍​‍​ ‌‌​ ‌​​ ‌ ‌‍​ ​ ​ ​ ‍‌​ ‌ ​‍ ‌​ ​ ​ ​‌​ ‌ ​ ‌ ​‍ ‌​ ‌​‌‍​‍​ ​​‌‍‌​​‍ ‌‌‍​‍​ ‌​‌‍‌‌​ ‍‌​‍ ‌​ ​​‌‍​‌​ ‌‌​ ‌​​ ​​​ ‍‌​ ‍‌​ ​‌​ ‌‍‌‍​ ‌‍‌​​ ​‌​‍‌‌​ ​‍​ ​‍​‍‌‌​ ‌‌‌​‌​​‍ ‍‌‍​ ‌‍ ‌‍ ​‌ ‌‌‌‍ ‌‌‍ ‍‌ ​ ​‍‌‌​ ‌‌‌​​‍‌‌ ‌‍‍ ‌‍‌‌‌ ‍‌​‍‌‌​ ​ ‌​‌​​‍‌‌​ ​ ‌​‌​​‍‌‌​ ​‍​ ​‍‌‍​ ​ ​ ​ ‍​​ ​​​ ​‌​ ​‌​ ​‌‌‍‌‌‌‍​‍‌‍​‌‌‍‌​​ ​‌​‍‌‌​ ​‍​ ​‍​‍‌‌​ ‌‌‌​‌​​‍ ‍‌‍‍‌‌ ‌​‌‍‌‌‌‍ ‌‌ ​ ​‍‌‌​ ‌‌‌​​‍​ ‍​​‍‌‌​ ‌‌‌​‌​​ ‌‍​‍‌‍​‌‌ ​ ‌‍‌‌‌‌‌‌‌ ​‍‌‍ ​​ ‌‌‍‍​‌ ‌​‌ ‌​‌ ​​‌ ​ ​‍‌‌​ ​ ‌​​‌​‍‌‌​ ​‍‌​‌‍​‍‌‌​ ​‍‌​‌‍‌‍​ ‌‍ ‌‌ ​ ​‍ ‍‌‍​ ‌‍‌‌‌ ​‍‌ ‌‍‌‍‌‌‌ ​‍‌‍​‌​‍ ‍‌ ​ ‌‍‌‌​‍‌‍‌‍‍‌‌‍‌​​ ‌‌‍​‌​ ‌​​ ​‌​ ​​‌‍‌‍‌‍‌​‌‍​‌​ ‌‍​‍ ‌​ ‍‌​ ​‌​ ‌​​ ‌‍​‍ ‌​ ‌​​ ‍‌​ ​‍​ ‌‌​‍ ‌‌‍​‌​ ​ ​ ‌‌​ ‍​​‍ ‌​ ‌‌​ ‍‌‌‍‌‍​ ‍​​ ‌​​ ​‍‌‍‌​​ ​​​ ‍‌​ ‌‍​ ​‍​ ‌‍​‍‌‍‌ ‌​‌ ‍‌‌ ​​‌‍‌‌​ ‌‌ ​​‌‍​‌‌‍‌ ‌‍‌‌​‍‌‍‌ ​​‌‍​‌‌ ‌​‌‍‍​​ ‌‌‍​‍‌‍ ​‌‍ ‌‍​ ‌‍‍ ‌ ​ ​‍‌‌​ ‌‌‌​​‍‌‌ ‌‍‍ ‌‍‌‌‌ ‍‌​‍‌‌​ ​ ‌​‌​​‍‌‌​ ​ ‌​‌​​‍‌‌​ ​‍​ ​‍‌‍​‍​ ‌‌​ ‌​​ ‌ ‌‍​ ​ ​ ​ ‍‌​ ‌ ​‍ ‌​ ​ ​ ​‌​ ‌ ​ ‌ ​‍ ‌​ ‌​‌‍​‍​ ​​‌‍‌​​‍ ‌‌‍​‍​ ‌​‌‍‌‌​ ‍‌​‍ ‌​ ​​‌‍​‌​ ‌‌​ ‌​​ ​​​ ‍‌​ ‍‌​ ​‌​ ‌‍‌‍​ ‌‍‌​​ ​‌​‍‌‌​ ​‍​ ​‍​‍‌‌​ ‌‌‌​‌​​‍ ‍‌‍​ ‌‍ ‌‍ ​‌ ‌‌‌‍ ‌‌‍ ‍‌ ​ ​‍‌‌​ ‌‌‌​​‍‌‌ ‌‍‍ ‌‍‌‌‌ ‍‌​‍‌‌​ ​ ‌​‌​​‍‌‌​ ​ ‌​‌​​‍‌‌​ ​‍​ ​‍‌‍​ ​ ​ ​ ‍​​ ​​​ ​‌​ ​‌​ ​‌‌‍‌‌‌‍​‍‌‍​‌‌‍‌​​ ​‌​‍‌‌​ ​‍​ ​‍​‍‌‌​ ‌‌‌​‌​​‍ ‍‌‍‍‌‌ ‌​‌‍‌‌‌‍ ‌‌ ​ ​‍‌‌​ ‌‌‌​​‍​ ‍​​‍‌‌​ ‌‌‌​‌​​‍‌‍‌ ‌ ‌‍ ‌ ​‍‌‍‍ ‌ ​ ‌ ​​‌‍​‌‌‍​ ‌‍‌‌​ ‌‌ ​​‌ ​‍‌‍ ‌‍‌​‌ ‌‌‌‍​ ‌ ‌​‌‍‍‌‌‍ ‌‍ ‍​‍‌‍‌ ​​‌‍‌‌‌ ​‍‌ ​ ‌ ​​‌‍‌‌‌‍​ ‌ ‌​‌‍‍‌‌ ‌‍‌‍‌‌​ ‌‌ ​​‌ ‌‌‌‍​‍‌‍ ​‌‍‍‌‌ ​ ‌‍‍​‌‍‌‌‌‍‌​​‍​‍‌ ‌
Salt​​​​‌ ‍ ​‍​‍‌‍ ‌ ​‍‌‍‍‌‌‍‌ ‌‍‍‌‌‍ ‍​‍​‍​ ‍‍​‍​‍‌ ​ ‌‍​‌‌‍ ‍‌‍‍‌‌ ‌​‌ ‍‌​‍ ‍‌‍‍‌‌‍ ​‍​‍​‍ ​​‍​‍‌‍‍​‌ ​‍‌‍‌‌‌‍‌‍​‍​‍​ ‍‍​‍​‍‌‍‍​‌ ‌​‌ ‌​‌ ​​‌ ​ ​ ‍‍​‍ ​‍ ‌‍​ ‌‍ ‌‌ ​ ​‍ ‍‌‍​ ‌‍‌‌‌ ​‍‌ ‌‍‌‍‌‌‌ ​‍‌‍​‌​‍ ‍‌ ​ ‌‍‌‌​‍ ‌ ​​‌ ​‍‌‍ ‌‍‌​‌ ‌‌‌‍​ ‌ ‌​‌‍‍‌‌‍ ‌‍ ‍​‍ ‌‍‍‌‌‍ ‍‌ ‌​‌‍‌‌‌‍ ‍‌ ‌​​‍ ‌‍‌‌‌‍‌​‌‍‍‌‌ ‌​​‍ ‌‍ ‌‌‍ ‌‍‌​‌‍‌‌​ ‌‌ ​​‌ ​‍‌‍‌‌‌ ​ ‌‍‌‌‌‍ ‍‌ ‌​‌‍​‌‌ ‌​‌‍‍‌‌‍ ‌‍ ‍​ ‍ ‌‍‍‌‌‍‌​​ ‌‌‍​‌​ ‌​​ ​‌​ ​​‌‍‌‍‌‍‌​‌‍​‌​ ‌‍​‍ ‌​ ‍‌​ ​‌​ ‌​​ ‌‍​‍ ‌​ ‌​​ ‍‌​ ​‍​ ‌‌​‍ ‌‌‍​‌​ ​ ​ ‌‌​ ‍​​‍ ‌​ ‌‌​ ‍‌‌‍‌‍​ ‍​​ ‌​​ ​‍‌‍‌​​ ​​​ ‍‌​ ‌‍​ ​‍​ ‌‍​ ‍ ‌ ‌​‌ ‍‌‌ ​​‌‍‌‌​ ‌‌ ​​‌‍​‌‌‍‌ ‌‍‌‌​ ‍ ‌ ​​‌‍​‌‌ ‌​‌‍‍​​ ‌‌‍​‍‌‍ ​‌‍ ‌‍​ ‌‍‍ ‌ ​ ​‍‌‌​ ‌‌‌​​‍‌‌ ‌‍‍ ‌‍‌‌‌ ‍‌​‍‌‌​ ​ ‌​‌​​‍‌‌​ ​ ‌​‌​​‍‌‌​ ​‍​ ​‍‌‍​‍​ ‌‌​ ‌​​ ‌ ‌‍​ ​ ​ ​ ‍‌​ ‌ ​‍ ‌​ ​ ​ ​‌​ ‌ ​ ‌ ​‍ ‌​ ‌​‌‍​‍​ ​​‌‍‌​​‍ ‌‌‍​‍​ ‌​‌‍‌‌​ ‍‌​‍ ‌​ ​​‌‍​‌​ ‌‌​ ‌​​ ​​​ ‍‌​ ‍‌​ ​‌​ ‌‍‌‍​ ‌‍‌​​ ​‌​‍‌‌​ ​‍​ ​‍​‍‌‌​ ‌‌‌​‌​​‍ ‍‌‍​ ‌‍ ‌‍ ​‌ ‌‌‌‍ ‌‌‍ ‍‌ ​ ​‍‌‌​ ‌‌‌​​‍‌‌ ‌‍‍ ‌‍‌‌‌ ‍‌​‍‌‌​ ​ ‌​‌​​‍‌‌​ ​ ‌​‌​​‍‌‌​ ​‍​ ​‍‌‍​ ​ ​ ​ ‍​​ ​​​ ​‌​ ​‌​ ​‌‌‍‌‌‌‍​‍‌‍​‌‌‍‌​​ ​‌​‍‌‌​ ​‍​ ​‍​‍‌‌​ ‌‌‌​‌​​‍ ‍‌‍‍‌‌ ‌​‌‍‌‌‌‍ ‌‌ ​ ​‍‌‌​ ‌‌‌​​‍​ ‍‌​‍‌‌​ ‌‌‌​‌​​ ‌‍​‍‌‍​‌‌ ​ ‌‍‌‌‌‌‌‌‌ ​‍‌‍ ​​ ‌‌‍‍​‌ ‌​‌ ‌​‌ ​​‌ ​ ​‍‌‌​ ​ ‌​​‌​‍‌‌​ ​‍‌​‌‍​‍‌‌​ ​‍‌​‌‍‌‍​ ‌‍ ‌‌ ​ ​‍ ‍‌‍​ ‌‍‌‌‌ ​‍‌ ‌‍‌‍‌‌‌ ​‍‌‍​‌​‍ ‍‌ ​ ‌‍‌‌​‍‌‍‌‍‍‌‌‍‌​​ ‌‌‍​‌​ ‌​​ ​‌​ ​​‌‍‌‍‌‍‌​‌‍​‌​ ‌‍​‍ ‌​ ‍‌​ ​‌​ ‌​​ ‌‍​‍ ‌​ ‌​​ ‍‌​ ​‍​ ‌‌​‍ ‌‌‍​‌​ ​ ​ ‌‌​ ‍​​‍ ‌​ ‌‌​ ‍‌‌‍‌‍​ ‍​​ ‌​​ ​‍‌‍‌​​ ​​​ ‍‌​ ‌‍​ ​‍​ ‌‍​‍‌‍‌ ‌​‌ ‍‌‌ ​​‌‍‌‌​ ‌‌ ​​‌‍​‌‌‍‌ ‌‍‌‌​‍‌‍‌ ​​‌‍​‌‌ ‌​‌‍‍​​ ‌‌‍​‍‌‍ ​‌‍ ‌‍​ ‌‍‍ ‌ ​ ​‍‌‌​ ‌‌‌​​‍‌‌ ‌‍‍ ‌‍‌‌‌ ‍‌​‍‌‌​ ​ ‌​‌​​‍‌‌​ ​ ‌​‌​​‍‌‌​ ​‍​ ​‍‌‍​‍​ ‌‌​ ‌​​ ‌ ‌‍​ ​ ​ ​ ‍‌​ ‌ ​‍ ‌​ ​ ​ ​‌​ ‌ ​ ‌ ​‍ ‌​ ‌​‌‍​‍​ ​​‌‍‌​​‍ ‌‌‍​‍​ ‌​‌‍‌‌​ ‍‌​‍ ‌​ ​​‌‍​‌​ ‌‌​ ‌​​ ​​​ ‍‌​ ‍‌​ ​‌​ ‌‍‌‍​ ‌‍‌​​ ​‌​‍‌‌​ ​‍​ ​‍​‍‌‌​ ‌‌‌​‌​​‍ ‍‌‍​ ‌‍ ‌‍ ​‌ ‌‌‌‍ ‌‌‍ ‍‌ ​ ​‍‌‌​ ‌‌‌​​‍‌‌ ‌‍‍ ‌‍‌‌‌ ‍‌​‍‌‌​ ​ ‌​‌​​‍‌‌​ ​ ‌​‌​​‍‌‌​ ​‍​ ​‍‌‍​ ​ ​ ​ ‍​​ ​​​ ​‌​ ​‌​ ​‌‌‍‌‌‌‍​‍‌‍​‌‌‍‌​​ ​‌​‍‌‌​ ​‍​ ​‍​‍‌‌​ ‌‌‌​‌​​‍ ‍‌‍‍‌‌ ‌​‌‍‌‌‌‍ ‌‌ ​ ​‍‌‌​ ‌‌‌​​‍​ ‍‌​‍‌‌​ ‌‌‌​‌​​‍‌‍‌ ‌ ‌‍ ‌ ​‍‌‍‍ ‌ ​ ‌ ​​‌‍​‌‌‍​ ‌‍‌‌​ ‌‌ ​​‌ ​‍‌‍ ‌‍‌​‌ ‌‌‌‍​ ‌ ‌​‌‍‍‌‌‍ ‌‍ ‍​‍‌‍‌ ​​‌‍‌‌‌ ​‍‌ ​ ‌ ​​‌‍‌‌‌‍​ ‌ ‌​‌‍‍‌‌ ‌‍‌‍‌‌​ ‌‌ ​​‌ ‌‌‌‍​‍‌‍ ​‌‍‍‌‌ ​ ‌‍‍​‌‍‌‌‌‍‌​​‍​‍‌ ‌
Vitpeppar​​​​‌ ‍ ​‍​‍‌‍ ‌ ​‍‌‍‍‌‌‍‌ ‌‍‍‌‌‍ ‍​‍​‍​ ‍‍​‍​‍‌ ​ ‌‍​‌‌‍ ‍‌‍‍‌‌ ‌​‌ ‍‌​‍ ‍‌‍‍‌‌‍ ​‍​‍​‍ ​​‍​‍‌‍‍​‌ ​‍‌‍‌‌‌‍‌‍​‍​‍​ ‍‍​‍​‍‌‍‍​‌ ‌​‌ ‌​‌ ​​‌ ​ ​ ‍‍​‍ ​‍ ‌‍​ ‌‍ ‌‌ ​ ​‍ ‍‌‍​ ‌‍‌‌‌ ​‍‌ ‌‍‌‍‌‌‌ ​‍‌‍​‌​‍ ‍‌ ​ ‌‍‌‌​‍ ‌ ​​‌ ​‍‌‍ ‌‍‌​‌ ‌‌‌‍​ ‌ ‌​‌‍‍‌‌‍ ‌‍ ‍​‍ ‌‍‍‌‌‍ ‍‌ ‌​‌‍‌‌‌‍ ‍‌ ‌​​‍ ‌‍‌‌‌‍‌​‌‍‍‌‌ ‌​​‍ ‌‍ ‌‌‍ ‌‍‌​‌‍‌‌​ ‌‌ ​​‌ ​‍‌‍‌‌‌ ​ ‌‍‌‌‌‍ ‍‌ ‌​‌‍​‌‌ ‌​‌‍‍‌‌‍ ‌‍ ‍​ ‍ ‌‍‍‌‌‍‌​​ ‌‌‍​‌​ ‌​​ ​‌​ ​​‌‍‌‍‌‍‌​‌‍​‌​ ‌‍​‍ ‌​ ‍‌​ ​‌​ ‌​​ ‌‍​‍ ‌​ ‌​​ ‍‌​ ​‍​ ‌‌​‍ ‌‌‍​‌​ ​ ​ ‌‌​ ‍​​‍ ‌​ ‌‌​ ‍‌‌‍‌‍​ ‍​​ ‌​​ ​‍‌‍‌​​ ​​​ ‍‌​ ‌‍​ ​‍​ ‌‍​ ‍ ‌ ‌​‌ ‍‌‌ ​​‌‍‌‌​ ‌‌ ​​‌‍​‌‌‍‌ ‌‍‌‌​ ‍ ‌ ​​‌‍​‌‌ ‌​‌‍‍​​ ‌‌‍​‍‌‍ ​‌‍ ‌‍​ ‌‍‍ ‌ ​ ​‍‌‌​ ‌‌‌​​‍‌‌ ‌‍‍ ‌‍‌‌‌ ‍‌​‍‌‌​ ​ ‌​‌​​‍‌‌​ ​ ‌​‌​​‍‌‌​ ​‍​ ​‍‌‍​‍​ ‌‌​ ‌​​ ‌ ‌‍​ ​ ​ ​ ‍‌​ ‌ ​‍ ‌​ ​ ​ ​‌​ ‌ ​ ‌ ​‍ ‌​ ‌​‌‍​‍​ ​​‌‍‌​​‍ ‌‌‍​‍​ ‌​‌‍‌‌​ ‍‌​‍ ‌​ ​​‌‍​‌​ ‌‌​ ‌​​ ​​​ ‍‌​ ‍‌​ ​‌​ ‌‍‌‍​ ‌‍‌​​ ​‌​‍‌‌​ ​‍​ ​‍​‍‌‌​ ‌‌‌​‌​​‍ ‍‌‍​ ‌‍ ‌‍ ​‌ ‌‌‌‍ ‌‌‍ ‍‌ ​ ​‍‌‌​ ‌‌‌​​‍‌‌ ‌‍‍ ‌‍‌‌‌ ‍‌​‍‌‌​ ​ ‌​‌​​‍‌‌​ ​ ‌​‌​​‍‌‌​ ​‍​ ​‍‌‍​ ​ ​ ​ ‍​​ ​​​ ​‌​ ​‌​ ​‌‌‍‌‌‌‍​‍‌‍​‌‌‍‌​​ ​‌​‍‌‌​ ​‍​ ​‍​‍‌‌​ ‌‌‌​‌​​‍ ‍‌‍‍‌‌ ‌​‌‍‌‌‌‍ ‌‌ ​ ​‍‌‌​ ‌‌‌​​‍​ ​‌​ ​​​‍‌‌​ ‌‌‌​‌​​ ‌‍​‍‌‍​‌‌ ​ ‌‍‌‌‌‌‌‌‌ ​‍‌‍ ​​ ‌‌‍‍​‌ ‌​‌ ‌​‌ ​​‌ ​ ​‍‌‌​ ​ ‌​​‌​‍‌‌​ ​‍‌​‌‍​‍‌‌​ ​‍‌​‌‍‌‍​ ‌‍ ‌‌ ​ ​‍ ‍‌‍​ ‌‍‌‌‌ ​‍‌ ‌‍‌‍‌‌‌ ​‍‌‍​‌​‍ ‍‌ ​ ‌‍‌‌​‍‌‍‌‍‍‌‌‍‌​​ ‌‌‍​‌​ ‌​​ ​‌​ ​​‌‍‌‍‌‍‌​‌‍​‌​ ‌‍​‍ ‌​ ‍‌​ ​‌​ ‌​​ ‌‍​‍ ‌​ ‌​​ ‍‌​ ​‍​ ‌‌​‍ ‌‌‍​‌​ ​ ​ ‌‌​ ‍​​‍ ‌​ ‌‌​ ‍‌‌‍‌‍​ ‍​​ ‌​​ ​‍‌‍‌​​ ​​​ ‍‌​ ‌‍​ ​‍​ ‌‍​‍‌‍‌ ‌​‌ ‍‌‌ ​​‌‍‌‌​ ‌‌ ​​‌‍​‌‌‍‌ ‌‍‌‌​‍‌‍‌ ​​‌‍​‌‌ ‌​‌‍‍​​ ‌‌‍​‍‌‍ ​‌‍ ‌‍​ ‌‍‍ ‌ ​ ​‍‌‌​ ‌‌‌​​‍‌‌ ‌‍‍ ‌‍‌‌‌ ‍‌​‍‌‌​ ​ ‌​‌​​‍‌‌​ ​ ‌​‌​​‍‌‌​ ​‍​ ​‍‌‍​‍​ ‌‌​ ‌​​ ‌ ‌‍​ ​ ​ ​ ‍‌​ ‌ ​‍ ‌​ ​ ​ ​‌​ ‌ ​ ‌ ​‍ ‌​ ‌​‌‍​‍​ ​​‌‍‌​​‍ ‌‌‍​‍​ ‌​‌‍‌‌​ ‍‌​‍ ‌​ ​​‌‍​‌​ ‌‌​ ‌​​ ​​​ ‍‌​ ‍‌​ ​‌​ ‌‍‌‍​ ‌‍‌​​ ​‌​‍‌‌​ ​‍​ ​‍​‍‌‌​ ‌‌‌​‌​​‍ ‍‌‍​ ‌‍ ‌‍ ​‌ ‌‌‌‍ ‌‌‍ ‍‌ ​ ​‍‌‌​ ‌‌‌​​‍‌‌ ‌‍‍ ‌‍‌‌‌ ‍‌​‍‌‌​ ​ ‌​‌​​‍‌‌​ ​ ‌​‌​​‍‌‌​ ​‍​ ​‍‌‍​ ​ ​ ​ ‍​​ ​​​ ​‌​ ​‌​ ​‌‌‍‌‌‌‍​‍‌‍​‌‌‍‌​​ ​‌​‍‌‌​ ​‍​ ​‍​‍‌‌​ ‌‌‌​‌​​‍ ‍‌‍‍‌‌ ‌​‌‍‌‌‌‍ ‌‌ ​ ​‍‌‌​ ‌‌‌​​‍​ ​‌​ ​​​‍‌‌​ ‌‌‌​‌​​‍‌‍‌ ‌ ‌‍ ‌ ​‍‌‍‍ ‌ ​ ‌ ​​‌‍​‌‌‍​ ‌‍‌‌​ ‌‌ ​​‌ ​‍‌‍ ‌‍‌​‌ ‌‌‌‍​ ‌ ‌​‌‍‍‌‌‍ ‌‍ ‍​‍‌‍‌ ​​‌‍‌‌‌ ​‍‌ ​ ‌ ​​‌‍‌‌‌‍​ ‌ ‌​‌‍‍‌‌ ‌‍‌‍‌‌​ ‌‌ ​​‌ ‌‌‌‍​‍‌‍ ​‌‍‍‌‌ ​ ‌‍‍​‌‍‌‌‌‍‌​​‍​‍‌ ‌
3 timjankvistar​​​​‌ ‍ ​‍​‍‌‍ ‌ ​‍‌‍‍‌‌‍‌ ‌‍‍‌‌‍ ‍​‍​‍​ ‍‍​‍​‍‌ ​ ‌‍​‌‌‍ ‍‌‍‍‌‌ ‌​‌ ‍‌​‍ ‍‌‍‍‌‌‍ ​‍​‍​‍ ​​‍​‍‌‍‍​‌ ​‍‌‍‌‌‌‍‌‍​‍​‍​ ‍‍​‍​‍‌‍‍​‌ ‌​‌ ‌​‌ ​​‌ ​ ​ ‍‍​‍ ​‍ ‌‍​ ‌‍ ‌‌ ​ ​‍ ‍‌‍​ ‌‍‌‌‌ ​‍‌ ‌‍‌‍‌‌‌ ​‍‌‍​‌​‍ ‍‌ ​ ‌‍‌‌​‍ ‌ ​​‌ ​‍‌‍ ‌‍‌​‌ ‌‌‌‍​ ‌ ‌​‌‍‍‌‌‍ ‌‍ ‍​‍ ‌‍‍‌‌‍ ‍‌ ‌​‌‍‌‌‌‍ ‍‌ ‌​​‍ ‌‍‌‌‌‍‌​‌‍‍‌‌ ‌​​‍ ‌‍ ‌‌‍ ‌‍‌​‌‍‌‌​ ‌‌ ​​‌ ​‍‌‍‌‌‌ ​ ‌‍‌‌‌‍ ‍‌ ‌​‌‍​‌‌ ‌​‌‍‍‌‌‍ ‌‍ ‍​ ‍ ‌‍‍‌‌‍‌​​ ‌‌‍​‌​ ‌​​ ​‌​ ​​‌‍‌‍‌‍‌​‌‍​‌​ ‌‍​‍ ‌​ ‍‌​ ​‌​ ‌​​ ‌‍​‍ ‌​ ‌​​ ‍‌​ ​‍​ ‌‌​‍ ‌‌‍​‌​ ​ ​ ‌‌​ ‍​​‍ ‌​ ‌‌​ ‍‌‌‍‌‍​ ‍​​ ‌​​ ​‍‌‍‌​​ ​​​ ‍‌​ ‌‍​ ​‍​ ‌‍​ ‍ ‌ ‌​‌ ‍‌‌ ​​‌‍‌‌​ ‌‌ ​​‌‍​‌‌‍‌ ‌‍‌‌​ ‍ ‌ ​​‌‍​‌‌ ‌​‌‍‍​​ ‌‌‍​‍‌‍ ​‌‍ ‌‍​ ‌‍‍ ‌ ​ ​‍‌‌​ ‌‌‌​​‍‌‌ ‌‍‍ ‌‍‌‌‌ ‍‌​‍‌‌​ ​ ‌​‌​​‍‌‌​ ​ ‌​‌​​‍‌‌​ ​‍​ ​‍‌‍​‍​ ‌‌​ ‌​​ ‌ ‌‍​ ​ ​ ​ ‍‌​ ‌ ​‍ ‌​ ​ ​ ​‌​ ‌ ​ ‌ ​‍ ‌​ ‌​‌‍​‍​ ​​‌‍‌​​‍ ‌‌‍​‍​ ‌​‌‍‌‌​ ‍‌​‍ ‌​ ​​‌‍​‌​ ‌‌​ ‌​​ ​​​ ‍‌​ ‍‌​ ​‌​ ‌‍‌‍​ ‌‍‌​​ ​‌​‍‌‌​ ​‍​ ​‍​‍‌‌​ ‌‌‌​‌​​‍ ‍‌‍​ ‌‍ ‌‍ ​‌ ‌‌‌‍ ‌‌‍ ‍‌ ​ ​‍‌‌​ ‌‌‌​​‍‌‌ ‌‍‍ ‌‍‌‌‌ ‍‌​‍‌‌​ ​ ‌​‌​​‍‌‌​ ​ ‌​‌​​‍‌‌​ ​‍​ ​‍‌‍​ ​ ​ ​ ‍​​ ​​​ ​‌​ ​‌​ ​‌‌‍‌‌‌‍​‍‌‍​‌‌‍‌​​ ​‌​‍‌‌​ ​‍​ ​‍​‍‌‌​ ‌‌‌​‌​​‍ ‍‌‍‍‌‌ ‌​‌‍‌‌‌‍ ‌‌ ​ ​‍‌‌​ ‌‌‌​​‍​ ​‌​ ​‌​‍‌‌​ ‌‌‌​‌​​ ‌‍​‍‌‍​‌‌ ​ ‌‍‌‌‌‌‌‌‌ ​‍‌‍ ​​ ‌‌‍‍​‌ ‌​‌ ‌​‌ ​​‌ ​ ​‍‌‌​ ​ ‌​​‌​‍‌‌​ ​‍‌​‌‍​‍‌‌​ ​‍‌​‌‍‌‍​ ‌‍ ‌‌ ​ ​‍ ‍‌‍​ ‌‍‌‌‌ ​‍‌ ‌‍‌‍‌‌‌ ​‍‌‍​‌​‍ ‍‌ ​ ‌‍‌‌​‍‌‍‌‍‍‌‌‍‌​​ ‌‌‍​‌​ ‌​​ ​‌​ ​​‌‍‌‍‌‍‌​‌‍​‌​ ‌‍​‍ ‌​ ‍‌​ ​‌​ ‌​​ ‌‍​‍ ‌​ ‌​​ ‍‌​ ​‍​ ‌‌​‍ ‌‌‍​‌​ ​ ​ ‌‌​ ‍​​‍ ‌​ ‌‌​ ‍‌‌‍‌‍​ ‍​​ ‌​​ ​‍‌‍‌​​ ​​​ ‍‌​ ‌‍​ ​‍​ ‌‍​‍‌‍‌ ‌​‌ ‍‌‌ ​​‌‍‌‌​ ‌‌ ​​‌‍​‌‌‍‌ ‌‍‌‌​‍‌‍‌ ​​‌‍​‌‌ ‌​‌‍‍​​ ‌‌‍​‍‌‍ ​‌‍ ‌‍​ ‌‍‍ ‌ ​ ​‍‌‌​ ‌‌‌​​‍‌‌ ‌‍‍ ‌‍‌‌‌ ‍‌​‍‌‌​ ​ ‌​‌​​‍‌‌​ ​ ‌​‌​​‍‌‌​ ​‍​ ​‍‌‍​‍​ ‌‌​ ‌​​ ‌ ‌‍​ ​ ​ ​ ‍‌​ ‌ ​‍ ‌​ ​ ​ ​‌​ ‌ ​ ‌ ​‍ ‌​ ‌​‌‍​‍​ ​​‌‍‌​​‍ ‌‌‍​‍​ ‌​‌‍‌‌​ ‍‌​‍ ‌​ ​​‌‍​‌​ ‌‌​ ‌​​ ​​​ ‍‌​ ‍‌​ ​‌​ ‌‍‌‍​ ‌‍‌​​ ​‌​‍‌‌​ ​‍​ ​‍​‍‌‌​ ‌‌‌​‌​​‍ ‍‌‍​ ‌‍ ‌‍ ​‌ ‌‌‌‍ ‌‌‍ ‍‌ ​ ​‍‌‌​ ‌‌‌​​‍‌‌ ‌‍‍ ‌‍‌‌‌ ‍‌​‍‌‌​ ​ ‌​‌​​‍‌‌​ ​ ‌​‌​​‍‌‌​ ​‍​ ​‍‌‍​ ​ ​ ​ ‍​​ ​​​ ​‌​ ​‌​ ​‌‌‍‌‌‌‍​‍‌‍​‌‌‍‌​​ ​‌​‍‌‌​ ​‍​ ​‍​‍‌‌​ ‌‌‌​‌​​‍ ‍‌‍‍‌‌ ‌​‌‍‌‌‌‍ ‌‌ ​ ​‍‌‌​ ‌‌‌​​‍​ ​‌​ ​‌​‍‌‌​ ‌‌‌​‌​​‍‌‍‌ ‌ ‌‍ ‌ ​‍‌‍‍ ‌ ​ ‌ ​​‌‍​‌‌‍​ ‌‍‌‌​ ‌‌ ​​‌ ​‍‌‍ ‌‍‌​‌ ‌‌‌‍​ ‌ ‌​‌‍‍‌‌‍ ‌‍ ‍​‍‌‍‌ ​​‌‍‌‌‌ ​‍‌ ​ ‌ ​​‌‍‌‌‌‍​ ‌ ‌​‌‍‍‌‌ ‌‍‌‍‌‌​ ‌‌ ​​‌ ‌‌‌‍​‍‌‍ ​‌‍‍‌‌ ​ ‌‍‍​‌‍‌‌‌‍‌​​‍​‍‌ ‌
SERVERINGSFÖRSLAG​​​​‌ ‍ ​‍​‍‌‍ ‌ ​‍‌‍‍‌‌‍‌ ‌‍‍‌‌‍ ‍​‍​‍​ ‍‍​‍​‍‌ ​ ‌‍​‌‌‍ ‍‌‍‍‌‌ ‌​‌ ‍‌​‍ ‍‌‍‍‌‌‍ ​‍​‍​‍ ​​‍​‍‌‍‍​‌ ​‍‌‍‌‌‌‍‌‍​‍​‍​ ‍‍​‍​‍‌‍‍​‌ ‌​‌ ‌​‌ ​​‌ ​ ​ ‍‍​‍ ​‍ ‌‍​ ‌‍ ‌‌ ​ ​‍ ‍‌‍​ ‌‍‌‌‌ ​‍‌ ‌‍‌‍‌‌‌ ​‍‌‍​‌​‍ ‍‌ ​ ‌‍‌‌​‍ ‌ ​​‌ ​‍‌‍ ‌‍‌​‌ ‌‌‌‍​ ‌ ‌​‌‍‍‌‌‍ ‌‍ ‍​‍ ‌‍‍‌‌‍ ‍‌ ‌​‌‍‌‌‌‍ ‍‌ ‌​​‍ ‌‍‌‌‌‍‌​‌‍‍‌‌ ‌​​‍ ‌‍ ‌‌‍ ‌‍‌​‌‍‌‌​ ‌‌ ​​‌ ​‍‌‍‌‌‌ ​ ‌‍‌‌‌‍ ‍‌ ‌​‌‍​‌‌ ‌​‌‍‍‌‌‍ ‌‍ ‍​ ‍ ‌‍‍‌‌‍‌​​ ‌‌‍​‌​ ‌​​ ​‌​ ​​‌‍‌‍‌‍‌​‌‍​‌​ ‌‍​‍ ‌​ ‍‌​ ​‌​ ‌​​ ‌‍​‍ ‌​ ‌​​ ‍‌​ ​‍​ ‌‌​‍ ‌‌‍​‌​ ​ ​ ‌‌​ ‍​​‍ ‌​ ‌‌​ ‍‌‌‍‌‍​ ‍​​ ‌​​ ​‍‌‍‌​​ ​​​ ‍‌​ ‌‍​ ​‍​ ‌‍​ ‍ ‌ ‌​‌ ‍‌‌ ​​‌‍‌‌​ ‌‌ ​​‌‍​‌‌‍‌ ‌‍‌‌​ ‍ ‌ ​​‌‍​‌‌ ‌​‌‍‍​​ ‌‌‍​‍‌‍ ​‌‍ ‌‍​ ‌‍‍ ‌ ​ ​‍‌‌​ ‌‌‌​​‍‌‌ ‌‍‍ ‌‍‌‌‌ ‍‌​‍‌‌​ ​ ‌​‌​​‍‌‌​ ​ ‌​‌​​‍‌‌​ ​‍​ ​‍‌‍​‍​ ‌‌​ ‌​​ ‌ ‌‍​ ​ ​ ​ ‍‌​ ‌ ​‍ ‌​ ​ ​ ​‌​ ‌ ​ ‌ ​‍ ‌​ ‌​‌‍​‍​ ​​‌‍‌​​‍ ‌‌‍​‍​ ‌​‌‍‌‌​ ‍‌​‍ ‌​ ​​‌‍​‌​ ‌‌​ ‌​​ ​​​ ‍‌​ ‍‌​ ​‌​ ‌‍‌‍​ ‌‍‌​​ ​‌​‍‌‌​ ​‍​ ​‍​‍‌‌​ ‌‌‌​‌​​‍ ‍‌‍​ ‌‍ ‌‍ ​‌ ‌‌‌‍ ‌‌‍ ‍‌ ​ ​‍‌‌​ ‌‌‌​​‍‌‌ ‌‍‍ ‌‍‌‌‌ ‍‌​‍‌‌​ ​ ‌​‌​​‍‌‌​ ​ ‌​‌​​‍‌‌​ ​‍​ ​‍‌‍​ ​ ​ ​ ‍​​ ​​​ ​‌​ ​‌​ ​‌‌‍‌‌‌‍​‍‌‍​‌‌‍‌​​ ​‌​‍‌‌​ ​‍​ ​‍​‍‌‌​ ‌‌‌​‌​​‍ ‍‌‍‍‌‌ ‌​‌‍‌‌‌‍ ‌‌ ​ ​‍‌‌​ ‌‌‌​​‍​ ​‌​ ​ ​‍‌‌​ ‌‌‌​‌​​ ‌‍​‍‌‍​‌‌ ​ ‌‍‌‌‌‌‌‌‌ ​‍‌‍ ​​ ‌‌‍‍​‌ ‌​‌ ‌​‌ ​​‌ ​ ​‍‌‌​ ​ ‌​​‌​‍‌‌​ ​‍‌​‌‍​‍‌‌​ ​‍‌​‌‍‌‍​ ‌‍ ‌‌ ​ ​‍ ‍‌‍​ ‌‍‌‌‌ ​‍‌ ‌‍‌‍‌‌‌ ​‍‌‍​‌​‍ ‍‌ ​ ‌‍‌‌​‍‌‍‌‍‍‌‌‍‌​​ ‌‌‍​‌​ ‌​​ ​‌​ ​​‌‍‌‍‌‍‌​‌‍​‌​ ‌‍​‍ ‌​ ‍‌​ ​‌​ ‌​​ ‌‍​‍ ‌​ ‌​​ ‍‌​ ​‍​ ‌‌​‍ ‌‌‍​‌​ ​ ​ ‌‌​ ‍​​‍ ‌​ ‌‌​ ‍‌‌‍‌‍​ ‍​​ ‌​​ ​‍‌‍‌​​ ​​​ ‍‌​ ‌‍​ ​‍​ ‌‍​‍‌‍‌ ‌​‌ ‍‌‌ ​​‌‍‌‌​ ‌‌ ​​‌‍​‌‌‍‌ ‌‍‌‌​‍‌‍‌ ​​‌‍​‌‌ ‌​‌‍‍​​ ‌‌‍​‍‌‍ ​‌‍ ‌‍​ ‌‍‍ ‌ ​ ​‍‌‌​ ‌‌‌​​‍‌‌ ‌‍‍ ‌‍‌‌‌ ‍‌​‍‌‌​ ​ ‌​‌​​‍‌‌​ ​ ‌​‌​​‍‌‌​ ​‍​ ​‍‌‍​‍​ ‌‌​ ‌​​ ‌ ‌‍​ ​ ​ ​ ‍‌​ ‌ ​‍ ‌​ ​ ​ ​‌​ ‌ ​ ‌ ​‍ ‌​ ‌​‌‍​‍​ ​​‌‍‌​​‍ ‌‌‍​‍​ ‌​‌‍‌‌​ ‍‌​‍ ‌​ ​​‌‍​‌​ ‌‌​ ‌​​ ​​​ ‍‌​ ‍‌​ ​‌​ ‌‍‌‍​ ‌‍‌​​ ​‌​‍‌‌​ ​‍​ ​‍​‍‌‌​ ‌‌‌​‌​​‍ ‍‌‍​ ‌‍ ‌‍ ​‌ ‌‌‌‍ ‌‌‍ ‍‌ ​ ​‍‌‌​ ‌‌‌​​‍‌‌ ‌‍‍ ‌‍‌‌‌ ‍‌​‍‌‌​ ​ ‌​‌​​‍‌‌​ ​ ‌​‌​​‍‌‌​ ​‍​ ​‍‌‍​ ​ ​ ​ ‍​​ ​​​ ​‌​ ​‌​ ​‌‌‍‌‌‌‍​‍‌‍​‌‌‍‌​​ ​‌​‍‌‌​ ​‍​ ​‍​‍‌‌​ ‌‌‌​‌​​‍ ‍‌‍‍‌‌ ‌​‌‍‌‌‌‍ ‌‌ ​ ​‍‌‌​ ‌‌‌​​‍​ ​‌​ ​ ​‍‌‌​ ‌‌‌​‌​​‍‌‍‌ ‌ ‌‍ ‌ ​‍‌‍‍ ‌ ​ ‌ ​​‌‍​‌‌‍​ ‌‍‌‌​ ‌‌ ​​‌ ​‍‌‍ ‌‍‌​‌ ‌‌‌‍​ ‌ ‌​‌‍‍‌‌‍ ‌‍ ‍​‍‌‍‌ ​​‌‍‌‌‌ ​‍‌ ​ ‌ ​​‌‍‌‌‌‍​ ‌ ‌​‌‍‍‌‌ ‌‍‌‍‌‌​ ‌‌ ​​‌ ‌‌‌‍​‍‌‍ ​‌‍‍‌‌ ​ ‌‍‍​‌‍‌‌‌‍‌​​‍​‍‌ ‌
Smörstekta brödskivor​​​​‌ ‍ ​‍​‍‌‍ ‌ ​‍‌‍‍‌‌‍‌ ‌‍‍‌‌‍ ‍​‍​‍​ ‍‍​‍​‍‌ ​ ‌‍​‌‌‍ ‍‌‍‍‌‌ ‌​‌ ‍‌​‍ ‍‌‍‍‌‌‍ ​‍​‍​‍ ​​‍​‍‌‍‍​‌ ​‍‌‍‌‌‌‍‌‍​‍​‍​ ‍‍​‍​‍‌‍‍​‌ ‌​‌ ‌​‌ ​​‌ ​ ​ ‍‍​‍ ​‍ ‌‍​ ‌‍ ‌‌ ​ ​‍ ‍‌‍​ ‌‍‌‌‌ ​‍‌ ‌‍‌‍‌‌‌ ​‍‌‍​‌​‍ ‍‌ ​ ‌‍‌‌​‍ ‌ ​​‌ ​‍‌‍ ‌‍‌​‌ ‌‌‌‍​ ‌ ‌​‌‍‍‌‌‍ ‌‍ ‍​‍ ‌‍‍‌‌‍ ‍‌ ‌​‌‍‌‌‌‍ ‍‌ ‌​​‍ ‌‍‌‌‌‍‌​‌‍‍‌‌ ‌​​‍ ‌‍ ‌‌‍ ‌‍‌​‌‍‌‌​ ‌‌ ​​‌ ​‍‌‍‌‌‌ ​ ‌‍‌‌‌‍ ‍‌ ‌​‌‍​‌‌ ‌​‌‍‍‌‌‍ ‌‍ ‍​ ‍ ‌‍‍‌‌‍‌​​ ‌‌‍​‌​ ‌​​ ​‌​ ​​‌‍‌‍‌‍‌​‌‍​‌​ ‌‍​‍ ‌​ ‍‌​ ​‌​ ‌​​ ‌‍​‍ ‌​ ‌​​ ‍‌​ ​‍​ ‌‌​‍ ‌‌‍​‌​ ​ ​ ‌‌​ ‍​​‍ ‌​ ‌‌​ ‍‌‌‍‌‍​ ‍​​ ‌​​ ​‍‌‍‌​​ ​​​ ‍‌​ ‌‍​ ​‍​ ‌‍​ ‍ ‌ ‌​‌ ‍‌‌ ​​‌‍‌‌​ ‌‌ ​​‌‍​‌‌‍‌ ‌‍‌‌​ ‍ ‌ ​​‌‍​‌‌ ‌​‌‍‍​​ ‌‌‍​‍‌‍ ​‌‍ ‌‍​ ‌‍‍ ‌ ​ ​‍‌‌​ ‌‌‌​​‍‌‌ ‌‍‍ ‌‍‌‌‌ ‍‌​‍‌‌​ ​ ‌​‌​​‍‌‌​ ​ ‌​‌​​‍‌‌​ ​‍​ ​‍‌‍​‍​ ‌‌​ ‌​​ ‌ ‌‍​ ​ ​ ​ ‍‌​ ‌ ​‍ ‌​ ​ ​ ​‌​ ‌ ​ ‌ ​‍ ‌​ ‌​‌‍​‍​ ​​‌‍‌​​‍ ‌‌‍​‍​ ‌​‌‍‌‌​ ‍‌​‍ ‌​ ​​‌‍​‌​ ‌‌​ ‌​​ ​​​ ‍‌​ ‍‌​ ​‌​ ‌‍‌‍​ ‌‍‌​​ ​‌​‍‌‌​ ​‍​ ​‍​‍‌‌​ ‌‌‌​‌​​‍ ‍‌‍​ ‌‍ ‌‍ ​‌ ‌‌‌‍ ‌‌‍ ‍‌ ​ ​‍‌‌​ ‌‌‌​​‍‌‌ ‌‍‍ ‌‍‌‌‌ ‍‌​‍‌‌​ ​ ‌​‌​​‍‌‌​ ​ ‌​‌​​‍‌‌​ ​‍​ ​‍‌‍​ ​ ​ ​ ‍​​ ​​​ ​‌​ ​‌​ ​‌‌‍‌‌‌‍​‍‌‍​‌‌‍‌​​ ​‌​‍‌‌​ ​‍​ ​‍​‍‌‌​ ‌‌‌​‌​​‍ ‍‌‍‍‌‌ ‌​‌‍‌‌‌‍ ‌‌ ​ ​‍‌‌​ ‌‌‌​​‍​ ​‌​ ‌​​‍‌‌​ ‌‌‌​‌​​ ‌‍​‍‌‍​‌‌ ​ ‌‍‌‌‌‌‌‌‌ ​‍‌‍ ​​ ‌‌‍‍​‌ ‌​‌ ‌​‌ ​​‌ ​ ​‍‌‌​ ​ ‌​​‌​‍‌‌​ ​‍‌​‌‍​‍‌‌​ ​‍‌​‌‍‌‍​ ‌‍ ‌‌ ​ ​‍ ‍‌‍​ ‌‍‌‌‌ ​‍‌ ‌‍‌‍‌‌‌ ​‍‌‍​‌​‍ ‍‌ ​ ‌‍‌‌​‍‌‍‌‍‍‌‌‍‌​​ ‌‌‍​‌​ ‌​​ ​‌​ ​​‌‍‌‍‌‍‌​‌‍​‌​ ‌‍​‍ ‌​ ‍‌​ ​‌​ ‌​​ ‌‍​‍ ‌​ ‌​​ ‍‌​ ​‍​ ‌‌​‍ ‌‌‍​‌​ ​ ​ ‌‌​ ‍​​‍ ‌​ ‌‌​ ‍‌‌‍‌‍​ ‍​​ ‌​​ ​‍‌‍‌​​ ​​​ ‍‌​ ‌‍​ ​‍​ ‌‍​‍‌‍‌ ‌​‌ ‍‌‌ ​​‌‍‌‌​ ‌‌ ​​‌‍​‌‌‍‌ ‌‍‌‌​‍‌‍‌ ​​‌‍​‌‌ ‌​‌‍‍​​ ‌‌‍​‍‌‍ ​‌‍ ‌‍​ ‌‍‍ ‌ ​ ​‍‌‌​ ‌‌‌​​‍‌‌ ‌‍‍ ‌‍‌‌‌ ‍‌​‍‌‌​ ​ ‌​‌​​‍‌‌​ ​ ‌​‌​​‍‌‌​ ​‍​ ​‍‌‍​‍​ ‌‌​ ‌​​ ‌ ‌‍​ ​ ​ ​ ‍‌​ ‌ ​‍ ‌​ ​ ​ ​‌​ ‌ ​ ‌ ​‍ ‌​ ‌​‌‍​‍​ ​​‌‍‌​​‍ ‌‌‍​‍​ ‌​‌‍‌‌​ ‍‌​‍ ‌​ ​​‌‍​‌​ ‌‌​ ‌​​ ​​​ ‍‌​ ‍‌​ ​‌​ ‌‍‌‍​ ‌‍‌​​ ​‌​‍‌‌​ ​‍​ ​‍​‍‌‌​ ‌‌‌​‌​​‍ ‍‌‍​ ‌‍ ‌‍ ​‌ ‌‌‌‍ ‌‌‍ ‍‌ ​ ​‍‌‌​ ‌‌‌​​‍‌‌ ‌‍‍ ‌‍‌‌‌ ‍‌​‍‌‌​ ​ ‌​‌​​‍‌‌​ ​ ‌​‌​​‍‌‌​ ​‍​ ​‍‌‍​ ​ ​ ​ ‍​​ ​​​ ​‌​ ​‌​ ​‌‌‍‌‌‌‍​‍‌‍​‌‌‍‌​​ ​‌​‍‌‌​ ​‍​ ​‍​‍‌‌​ ‌‌‌​‌​​‍ ‍‌‍‍‌‌ ‌​‌‍‌‌‌‍ ‌‌ ​ ​‍‌‌​ ‌‌‌​​‍​ ​‌​ ‌​​‍‌‌​ ‌‌‌​‌​​‍‌‍‌ ‌ ‌‍ ‌ ​‍‌‍‍ ‌ ​ ‌ ​​‌‍​‌‌‍​ ‌‍‌‌​ ‌‌ ​​‌ ​‍‌‍ ‌‍‌​‌ ‌‌‌‍​ ‌ ‌​‌‍‍‌‌‍ ‌‍ ‍​‍‌‍‌ ​​‌‍‌‌‌ ​‍‌ ​ ‌ ​​‌‍‌‌‌‍​ ‌ ‌​‌‍‍‌‌ ‌‍‌‍‌‌​ ‌‌ ​​‌ ‌‌‌‍​‍‌‍ ​‌‍‍‌‌ ​ ‌‍‍​‌‍‌‌‌‍‌​​‍​‍‌ ‌
Gör så här